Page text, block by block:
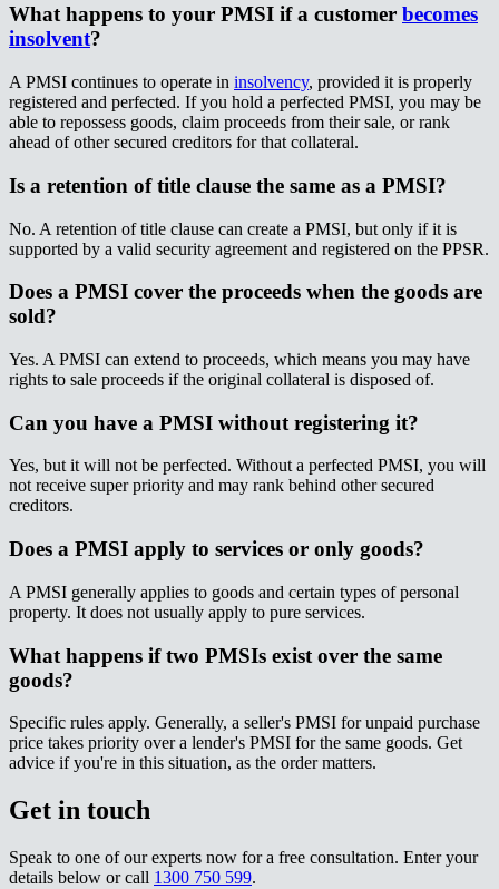
What happens to your PMSI if a customer ​​​​‌ ‍ ​‍​‍‌‍ ‌ ​‍‌‍‍‌‌‍‌ ‌‍‍‌‌‍ ‍​‍​‍​ ‍‍​‍​‍‌ ​ ‌‍​‌‌‍ ‍‌‍‍‌‌ ‌​‌ ‍‌​‍ ‍‌‍‍‌‌‍ ​‍​‍​‍ ​​‍​‍‌‍‍​‌ ​‍‌‍‌‌‌‍‌‍​‍​‍​ ‍‍​‍​‍‌‍‍​‌ ‌​‌ ‌​‌ ​​‌ ​ ​ ‍‍​‍ ​‍ ‌‍ ‌‌‍​‌‌‍​ ‌‍‍ ‌‍​‌‌ ‍‌​‍ ‌‌‍‌ ‌‍ ‌‍ ‌‍‌​‌ ‌ ‌‍‍‌‌‍ ‍​‍ ‍‌ ​ ‌‍​‌‌‍ ‍‌‍‍‌‌ ‌​‌ ‍‌​‍ ‍‌ ​ ‌ ‌​‌ ‌‌‌‍‌​‌‍‍‌‌‍ ​‍ ‌ ​ ‌ ‌​‌ ‌‌‌‍‌​‌‍‍‌‌‍ ​‍ ‌‍‍‌‌‍ ‍‌ ‌​‌‍‌‌‌‍ ‍‌ ‌​​‍ ‌‍‌‌‌‍‌​‌‍‍‌‌ ‌​​‍ ‌‍ ‌‌‍ ‌‍‌​‌‍‌‌​ ‌‌ ​​‌ ​‍‌‍‌‌‌ ​ ‌‍‌‌‌‍ ‍‌ ‌​‌‍​‌‌ ‌​‌‍‍‌‌‍ ‌‍ ‍​ ‍ ‌‍‍‌‌‍‌​​ ‌​ ‍​​ ‌​​ ​​‌‍​ ​ ‌​​ ‍​​ ‌​​ ​‍​‍ ‌‌‍​‌​ ​ ‌‍​‍‌‍​‍​‍ ‌​ ‌​​ ​ ‌‍‌‌​ ‌ ​‍ ‌‌‍​‌‌‍‌‌‌‍‌‌​ ‌​​‍ ‌‌‍‌‍‌‍​‌​ ‌ ‌‍​‍​ ​‌​ ​ ​ ‌‍​ ​‌‌‍​ ​ ‍​‌‍​ ‌‍‌‌​ ‍ ‌ ‌​‌ ‍‌‌ ​​‌‍‌‌​ ‌‌ ​​‌‍ ‌ ​ ‌ ‌​​ ‍ ‌ ​​‌‍​‌‌ ‌​‌‍‍​​ ‌‌‍​ ‌‍ ‌‍ ‍‌ ‌​‌‍‌‌‌‍ ‍‌ ‌​​‍‌‌​ ‌‌‌​​‍‌‌ ‌‍‍ ‌‍‌‌‌ ‍‌​‍‌‌​ ​ ‌​‌​​‍‌‌​ ​ ‌​‌​​‍‌‌​ ​‍​ ​‍​ ​‍​ ‌‍​ ‌‌​ ​‌​ ‌‍​ ‌‍​ ‌‌​ ‌‍​ ​‌​ ​‌‌‍‌​​ ​‌​‍‌‌​ ​‍​ ​‍​‍‌‌​ ‌‌‌​‌​​‍ ‍‌‍​ ‌‍‍​‌‍‍‌‌‍ ​‌‍‌​‌ ​‍‌‍‌‌‌‍ ‍​‍‌‌​ ‌‌‌​​‍‌‌ ‌‍‍ ‌‍‌‌‌ ‍‌​‍‌‌​ ​ ‌​‌​​‍‌‌​ ​ ‌​‌​​‍‌‌​ ​‍​ ​‍​ ‌ ​ ​​​ ‌‌‌‍‌‍​ ​‍​ ‍​​ ‌​​ ​‌​ ‌​​ ​‌‌‍​‍​ ‌​​‍‌‌​ ​‍​ ​‍​‍‌‌​ ‌‌‌​‌​​‍ ‍‌ ‌​‌‍‌‌‌ ‍​‌ ‌​​ ‌‍​‍‌‍​‌‌ ​ ‌‍‌‌‌‌‌‌‌ ​‍‌‍ ​​ ‌‌‍‍​‌ ‌​‌ ‌​‌ ​​‌ ​ ​‍‌‌​ ​ ‌​​‌​‍‌‌​ ​‍‌​‌‍​‍‌‌​ ​‍‌​‌‍‌‍ ‌‌‍​‌‌‍​ ‌‍‍ ‌‍​‌‌ ‍‌​‍ ‌‌‍‌ ‌‍ ‌‍ ‌‍‌​‌ ‌ ‌‍‍‌‌‍ ‍​‍ ‍‌ ​ ‌‍​‌‌‍ ‍‌‍‍‌‌ ‌​‌ ‍‌​‍ ‍‌ ​ ‌ ‌​‌ ‌‌‌‍‌​‌‍‍‌‌‍ ​‍‌‌​ ​‍‌​‌‍‌ ​ ‌ ‌​‌ ‌‌‌‍‌​‌‍‍‌‌‍ ​‍‌‍‌‍‍‌‌‍‌​​ ‌​ ‍​​ ‌​​ ​​‌‍​ ​ ‌​​ ‍​​ ‌​​ ​‍​‍ ‌‌‍​‌​ ​ ‌‍​‍‌‍​‍​‍ ‌​ ‌​​ ​ ‌‍‌‌​ ‌ ​‍ ‌‌‍​‌‌‍‌‌‌‍‌‌​ ‌​​‍ ‌‌‍‌‍‌‍​‌​ ‌ ‌‍​‍​ ​‌​ ​ ​ ‌‍​ ​‌‌‍​ ​ ‍​‌‍​ ‌‍‌‌​‍‌‍‌ ‌​‌ ‍‌‌ ​​‌‍‌‌​ ‌‌ ​​‌‍ ‌ ​ ‌ ‌​​‍‌‍‌ ​​‌‍​‌‌ ‌​‌‍‍​​ ‌‌‍​ ‌‍ ‌‍ ‍‌ ‌​‌‍‌‌‌‍ ‍‌ ‌​​‍‌‌​ ‌‌‌​​‍‌‌ ‌‍‍ ‌‍‌‌‌ ‍‌​‍‌‌​ ​ ‌​‌​​‍‌‌​ ​ ‌​‌​​‍‌‌​ ​‍​ ​‍​ ​‍​ ‌‍​ ‌‌​ ​‌​ ‌‍​ ‌‍​ ‌‌​ ‌‍​ ​‌​ ​‌‌‍‌​​ ​‌​‍‌‌​ ​‍​ ​‍​‍‌‌​ ‌‌‌​‌​​‍ ‍‌‍​ ‌‍‍​‌‍‍‌‌‍ ​‌‍‌​‌ ​‍‌‍‌‌‌‍ ‍​‍‌‌​ ‌‌‌​​‍‌‌ ‌‍‍ ‌‍‌‌‌ ‍‌​‍‌‌​ ​ ‌​‌​​‍‌‌​ ​ ‌​‌​​‍‌‌​ ​‍​ ​‍​ ‌ ​ ​​​ ‌‌‌‍‌‍​ ​‍​ ‍​​ ‌​​ ​‌​ ‌​​ ​‌‌‍​‍​ ‌​​‍‌‌​ ​‍​ ​‍​‍‌‌​ ‌‌‌​‌​​‍ ‍‌ ‌​‌‍‌‌‌ ‍​‌ ‌​​‍‌‍‌ ​​‌‍‌‌‌ ​‍‌ ​ ‌ ​​‌‍‌‌‌‍​ ‌ ‌​‌‍‍‌‌ ‌‍‌‍‌‌​ ‌‌ ​​‌ ‌‌‌‍​‍‌‍ ​‌‍‍‌‌ ​ ‌‍‍​‌‍‌‌‌‍‌​​‍​‍‌ ‌ becomes
insolvent​​​​‌ ‍ ​‍​‍‌‍ ‌ ​‍‌‍‍‌‌‍‌ ‌‍‍‌‌‍ ‍​‍​‍​ ‍‍​‍​‍‌ ​ ‌‍​‌‌‍ ‍‌‍‍‌‌ ‌​‌ ‍‌​‍ ‍‌‍‍‌‌‍ ​‍​‍​‍ ​​‍​‍‌‍‍​‌ ​‍‌‍‌‌‌‍‌‍​‍​‍​ ‍‍​‍​‍‌‍‍​‌ ‌​‌ ‌​‌ ​​‌ ​ ​ ‍‍​‍ ​‍ ‌‍ ‌‌‍​‌‌‍​ ‌‍‍ ‌‍​‌‌ ‍‌​‍ ‌‌‍‌ ‌‍ ‌‍ ‌‍‌​‌ ‌ ‌‍‍‌‌‍ ‍​‍ ‍‌ ​ ‌‍​‌‌‍ ‍‌‍‍‌‌ ‌​‌ ‍‌​‍ ‍‌ ​ ‌ ‌​‌ ‌‌‌‍‌​‌‍‍‌‌‍ ​‍ ‌ ​ ‌ ‌​‌ ‌‌‌‍‌​‌‍‍‌‌‍ ​‍ ‌‍‍‌‌‍ ‍‌ ‌​‌‍‌‌‌‍ ‍‌ ‌​​‍ ‌‍‌‌‌‍‌​‌‍‍‌‌ ‌​​‍ ‌‍ ‌‌‍ ‌‍‌​‌‍‌‌​ ‌‌ ​​‌ ​‍‌‍‌‌‌ ​ ‌‍‌‌‌‍ ‍‌ ‌​‌‍​‌‌ ‌​‌‍‍‌‌‍ ‌‍ ‍​ ‍ ‌‍‍‌‌‍‌​​ ‌​ ‍​​ ‌​​ ​​‌‍​ ​ ‌​​ ‍​​ ‌​​ ​‍​‍ ‌‌‍​‌​ ​ ‌‍​‍‌‍​‍​‍ ‌​ ‌​​ ​ ‌‍‌‌​ ‌ ​‍ ‌‌‍​‌‌‍‌‌‌‍‌‌​ ‌​​‍ ‌‌‍‌‍‌‍​‌​ ‌ ‌‍​‍​ ​‌​ ​ ​ ‌‍​ ​‌‌‍​ ​ ‍​‌‍​ ‌‍‌‌​ ‍ ‌ ‌​‌ ‍‌‌ ​​‌‍‌‌​ ‌‌ ​​‌‍ ‌ ​ ‌ ‌​​ ‍ ‌ ​​‌‍​‌‌ ‌​‌‍‍​​ ‌‌‍​ ‌‍ ‌‍ ‍‌ ‌​‌‍‌‌‌‍ ‍‌ ‌​​‍‌‌​ ‌‌‌​​‍‌‌ ‌‍‍ ‌‍‌‌‌ ‍‌​‍‌‌​ ​ ‌​‌​​‍‌‌​ ​ ‌​‌​​‍‌‌​ ​‍​ ​‍​ ​‍​ ‌‍​ ‌‌​ ​‌​ ‌‍​ ‌‍​ ‌‌​ ‌‍​ ​‌​ ​‌‌‍‌​​ ​‌​‍‌‌​ ​‍​ ​‍​‍‌‌​ ‌‌‌​‌​​‍ ‍‌‍​ ‌‍‍​‌‍‍‌‌‍ ​‌‍‌​‌ ​‍‌‍‌‌‌‍ ‍​‍‌‌​ ‌‌‌​​‍‌‌ ‌‍‍ ‌‍‌‌‌ ‍‌​‍‌‌​ ​ ‌​‌​​‍‌‌​ ​ ‌​‌​​‍‌‌​ ​‍​ ​‍‌‍​‍​ ‌‍‌‍​ ​ ‌​​ ‌​​ ​ ​ ‌‍‌‍‌​‌‍‌‌​ ‌‌​ ​‌​ ‍​​‍‌‌​ ​‍​ ​‍​‍‌‌​ ‌‌‌​‌​​‍ ‍‌ ‌​‌‍‌‌‌ ‍​‌ ‌​​ ‌‍​‍‌‍​‌‌ ​ ‌‍‌‌‌‌‌‌‌ ​‍‌‍ ​​ ‌‌‍‍​‌ ‌​‌ ‌​‌ ​​‌ ​ ​‍‌‌​ ​ ‌​​‌​‍‌‌​ ​‍‌​‌‍​‍‌‌​ ​‍‌​‌‍‌‍ ‌‌‍​‌‌‍​ ‌‍‍ ‌‍​‌‌ ‍‌​‍ ‌‌‍‌ ‌‍ ‌‍ ‌‍‌​‌ ‌ ‌‍‍‌‌‍ ‍​‍ ‍‌ ​ ‌‍​‌‌‍ ‍‌‍‍‌‌ ‌​‌ ‍‌​‍ ‍‌ ​ ‌ ‌​‌ ‌‌‌‍‌​‌‍‍‌‌‍ ​‍‌‌​ ​‍‌​‌‍‌ ​ ‌ ‌​‌ ‌‌‌‍‌​‌‍‍‌‌‍ ​‍‌‍‌‍‍‌‌‍‌​​ ‌​ ‍​​ ‌​​ ​​‌‍​ ​ ‌​​ ‍​​ ‌​​ ​‍​‍ ‌‌‍​‌​ ​ ‌‍​‍‌‍​‍​‍ ‌​ ‌​​ ​ ‌‍‌‌​ ‌ ​‍ ‌‌‍​‌‌‍‌‌‌‍‌‌​ ‌​​‍ ‌‌‍‌‍‌‍​‌​ ‌ ‌‍​‍​ ​‌​ ​ ​ ‌‍​ ​‌‌‍​ ​ ‍​‌‍​ ‌‍‌‌​‍‌‍‌ ‌​‌ ‍‌‌ ​​‌‍‌‌​ ‌‌ ​​‌‍ ‌ ​ ‌ ‌​​‍‌‍‌ ​​‌‍​‌‌ ‌​‌‍‍​​ ‌‌‍​ ‌‍ ‌‍ ‍‌ ‌​‌‍‌‌‌‍ ‍‌ ‌​​‍‌‌​ ‌‌‌​​‍‌‌ ‌‍‍ ‌‍‌‌‌ ‍‌​‍‌‌​ ​ ‌​‌​​‍‌‌​ ​ ‌​‌​​‍‌‌​ ​‍​ ​‍​ ​‍​ ‌‍​ ‌‌​ ​‌​ ‌‍​ ‌‍​ ‌‌​ ‌‍​ ​‌​ ​‌‌‍‌​​ ​‌​‍‌‌​ ​‍​ ​‍​‍‌‌​ ‌‌‌​‌​​‍ ‍‌‍​ ‌‍‍​‌‍‍‌‌‍ ​‌‍‌​‌ ​‍‌‍‌‌‌‍ ‍​‍‌‌​ ‌‌‌​​‍‌‌ ‌‍‍ ‌‍‌‌‌ ‍‌​‍‌‌​ ​ ‌​‌​​‍‌‌​ ​ ‌​‌​​‍‌‌​ ​‍​ ​‍‌‍​‍​ ‌‍‌‍​ ​ ‌​​ ‌​​ ​ ​ ‌‍‌‍‌​‌‍‌‌​ ‌‌​ ​‌​ ‍​​‍‌‌​ ​‍​ ​‍​‍‌‌​ ‌‌‌​‌​​‍ ‍‌ ‌​‌‍‌‌‌ ‍​‌ ‌​​‍‌‍‌ ​​‌‍‌‌‌ ​‍‌ ​ ‌ ​​‌‍‌‌‌‍​ ‌ ‌​‌‍‍‌‌ ‌‍‌‍‌‌​ ‌‌ ​​‌ ‌‌‌‍​‍‌‍ ​‌‍‍‌‌ ​ ‌‍‍​‌‍‌‌‌‍‌​​‍​‍‌ ‌?​​​​‌ ‍ ​‍​‍‌‍ ‌ ​‍‌‍‍‌‌‍‌ ‌‍‍‌‌‍ ‍​‍​‍​ ‍‍​‍​‍‌ ​ ‌‍​‌‌‍ ‍‌‍‍‌‌ ‌​‌ ‍‌​‍ ‍‌‍‍‌‌‍ ​‍​‍​‍ ​​‍​‍‌‍‍​‌ ​‍‌‍‌‌‌‍‌‍​‍​‍​ ‍‍​‍​‍‌‍‍​‌ ‌​‌ ‌​‌ ​​‌ ​ ​ ‍‍​‍ ​‍ ‌‍ ‌‌‍​‌‌‍​ ‌‍‍ ‌‍​‌‌ ‍‌​‍ ‌‌‍‌ ‌‍ ‌‍ ‌‍‌​‌ ‌ ‌‍‍‌‌‍ ‍​‍ ‍‌ ​ ‌‍​‌‌‍ ‍‌‍‍‌‌ ‌​‌ ‍‌​‍ ‍‌ ​ ‌ ‌​‌ ‌‌‌‍‌​‌‍‍‌‌‍ ​‍ ‌ ​ ‌ ‌​‌ ‌‌‌‍‌​‌‍‍‌‌‍ ​‍ ‌‍‍‌‌‍ ‍‌ ‌​‌‍‌‌‌‍ ‍‌ ‌​​‍ ‌‍‌‌‌‍‌​‌‍‍‌‌ ‌​​‍ ‌‍ ‌‌‍ ‌‍‌​‌‍‌‌​ ‌‌ ​​‌ ​‍‌‍‌‌‌ ​ ‌‍‌‌‌‍ ‍‌ ‌​‌‍​‌‌ ‌​‌‍‍‌‌‍ ‌‍ ‍​ ‍ ‌‍‍‌‌‍‌​​ ‌​ ‍​​ ‌​​ ​​‌‍​ ​ ‌​​ ‍​​ ‌​​ ​‍​‍ ‌‌‍​‌​ ​ ‌‍​‍‌‍​‍​‍ ‌​ ‌​​ ​ ‌‍‌‌​ ‌ ​‍ ‌‌‍​‌‌‍‌‌‌‍‌‌​ ‌​​‍ ‌‌‍‌‍‌‍​‌​ ‌ ‌‍​‍​ ​‌​ ​ ​ ‌‍​ ​‌‌‍​ ​ ‍​‌‍​ ‌‍‌‌​ ‍ ‌ ‌​‌ ‍‌‌ ​​‌‍‌‌​ ‌‌ ​​‌‍ ‌ ​ ‌ ‌​​ ‍ ‌ ​​‌‍​‌‌ ‌​‌‍‍​​ ‌‌‍​ ‌‍ ‌‍ ‍‌ ‌​‌‍‌‌‌‍ ‍‌ ‌​​‍‌‌​ ‌‌‌​​‍‌‌ ‌‍‍ ‌‍‌‌‌ ‍‌​‍‌‌​ ​ ‌​‌​​‍‌‌​ ​ ‌​‌​​‍‌‌​ ​‍​ ​‍​ ​‍​ ‌‍​ ‌‌​ ​‌​ ‌‍​ ‌‍​ ‌‌​ ‌‍​ ​‌​ ​‌‌‍‌​​ ​‌​‍‌‌​ ​‍​ ​‍​‍‌‌​ ‌‌‌​‌​​‍ ‍‌‍​ ‌‍‍​‌‍‍‌‌‍ ​‌‍‌​‌ ​‍‌‍‌‌‌‍ ‍​‍‌‌​ ‌‌‌​​‍‌‌ ‌‍‍ ‌‍‌‌‌ ‍‌​‍‌‌​ ​ ‌​‌​​‍‌‌​ ​ ‌​‌​​‍‌‌​ ​‍​ ​‍‌‍‌‍‌‍​‍​ ‌​‌‍‌​‌‍‌‌​ ‌ ‌‍‌‍​ ‍‌‌‍​‍‌‍​‌‌‍​ ‌‍‌‍​‍‌‌​ ​‍​ ​‍​‍‌‌​ ‌‌‌​‌​​‍ ‍‌ ‌​‌‍‌‌‌ ‍​‌ ‌​​ ‌‍​‍‌‍​‌‌ ​ ‌‍‌‌‌‌‌‌‌ ​‍‌‍ ​​ ‌‌‍‍​‌ ‌​‌ ‌​‌ ​​‌ ​ ​‍‌‌​ ​ ‌​​‌​‍‌‌​ ​‍‌​‌‍​‍‌‌​ ​‍‌​‌‍‌‍ ‌‌‍​‌‌‍​ ‌‍‍ ‌‍​‌‌ ‍‌​‍ ‌‌‍‌ ‌‍ ‌‍ ‌‍‌​‌ ‌ ‌‍‍‌‌‍ ‍​‍ ‍‌ ​ ‌‍​‌‌‍ ‍‌‍‍‌‌ ‌​‌ ‍‌​‍ ‍‌ ​ ‌ ‌​‌ ‌‌‌‍‌​‌‍‍‌‌‍ ​‍‌‌​ ​‍‌​‌‍‌ ​ ‌ ‌​‌ ‌‌‌‍‌​‌‍‍‌‌‍ ​‍‌‍‌‍‍‌‌‍‌​​ ‌​ ‍​​ ‌​​ ​​‌‍​ ​ ‌​​ ‍​​ ‌​​ ​‍​‍ ‌‌‍​‌​ ​ ‌‍​‍‌‍​‍​‍ ‌​ ‌​​ ​ ‌‍‌‌​ ‌ ​‍ ‌‌‍​‌‌‍‌‌‌‍‌‌​ ‌​​‍ ‌‌‍‌‍‌‍​‌​ ‌ ‌‍​‍​ ​‌​ ​ ​ ‌‍​ ​‌‌‍​ ​ ‍​‌‍​ ‌‍‌‌​‍‌‍‌ ‌​‌ ‍‌‌ ​​‌‍‌‌​ ‌‌ ​​‌‍ ‌ ​ ‌ ‌​​‍‌‍‌ ​​‌‍​‌‌ ‌​‌‍‍​​ ‌‌‍​ ‌‍ ‌‍ ‍‌ ‌​‌‍‌‌‌‍ ‍‌ ‌​​‍‌‌​ ‌‌‌​​‍‌‌ ‌‍‍ ‌‍‌‌‌ ‍‌​‍‌‌​ ​ ‌​‌​​‍‌‌​ ​ ‌​‌​​‍‌‌​ ​‍​ ​‍​ ​‍​ ‌‍​ ‌‌​ ​‌​ ‌‍​ ‌‍​ ‌‌​ ‌‍​ ​‌​ ​‌‌‍‌​​ ​‌​‍‌‌​ ​‍​ ​‍​‍‌‌​ ‌‌‌​‌​​‍ ‍‌‍​ ‌‍‍​‌‍‍‌‌‍ ​‌‍‌​‌ ​‍‌‍‌‌‌‍ ‍​‍‌‌​ ‌‌‌​​‍‌‌ ‌‍‍ ‌‍‌‌‌ ‍‌​‍‌‌​ ​ ‌​‌​​‍‌‌​ ​ ‌​‌​​‍‌‌​ ​‍​ ​‍‌‍‌‍‌‍​‍​ ‌​‌‍‌​‌‍‌‌​ ‌ ‌‍‌‍​ ‍‌‌‍​‍‌‍​‌‌‍​ ‌‍‌‍​‍‌‌​ ​‍​ ​‍​‍‌‌​ ‌‌‌​‌​​‍ ‍‌ ‌​‌‍‌‌‌ ‍​‌ ‌​​‍‌‍‌ ​​‌‍‌‌‌ ​‍‌ ​ ‌ ​​‌‍‌‌‌‍​ ‌ ‌​‌‍‍‌‌ ‌‍‌‍‌‌​ ‌‌ ​​‌ ‌‌‌‍​‍‌‍ ​‌‍‍‌‌ ​ ‌‍‍​‌‍‌‌‌‍‌​​‍​‍‌ ‌
A PMSI continues to operate in ​​​​‌ ‍ ​‍​‍‌‍ ‌ ​‍‌‍‍‌‌‍‌ ‌‍‍‌‌‍ ‍​‍​‍​ ‍‍​‍​‍‌ ​ ‌‍​‌‌‍ ‍‌‍‍‌‌ ‌​‌ ‍‌​‍ ‍‌‍‍‌‌‍ ​‍​‍​‍ ​​‍​‍‌‍‍​‌ ​‍‌‍‌‌‌‍‌‍​‍​‍​ ‍‍​‍​‍‌‍‍​‌ ‌​‌ ‌​‌ ​​‌ ​ ​ ‍‍​‍ ​‍ ‌‍ ‌‌‍​‌‌‍​ ‌‍‍ ‌‍​‌‌ ‍‌​‍ ‌‌‍‌ ‌‍ ‌‍ ‌‍‌​‌ ‌ ‌‍‍‌‌‍ ‍​‍ ‍‌ ​ ‌‍​‌‌‍ ‍‌‍‍‌‌ ‌​‌ ‍‌​‍ ‍‌ ​ ‌ ‌​‌ ‌‌‌‍‌​‌‍‍‌‌‍ ​‍ ‌ ​ ‌ ‌​‌ ‌‌‌‍‌​‌‍‍‌‌‍ ​‍ ‌‍‍‌‌‍ ‍‌ ‌​‌‍‌‌‌‍ ‍‌ ‌​​‍ ‌‍‌‌‌‍‌​‌‍‍‌‌ ‌​​‍ ‌‍ ‌‌‍ ‌‍‌​‌‍‌‌​ ‌‌ ​​‌ ​‍‌‍‌‌‌ ​ ‌‍‌‌‌‍ ‍‌ ‌​‌‍​‌‌ ‌​‌‍‍‌‌‍ ‌‍ ‍​ ‍ ‌‍‍‌‌‍‌​​ ‌​ ‍​​ ‌​​ ​​‌‍​ ​ ‌​​ ‍​​ ‌​​ ​‍​‍ ‌‌‍​‌​ ​ ‌‍​‍‌‍​‍​‍ ‌​ ‌​​ ​ ‌‍‌‌​ ‌ ​‍ ‌‌‍​‌‌‍‌‌‌‍‌‌​ ‌​​‍ ‌‌‍‌‍‌‍​‌​ ‌ ‌‍​‍​ ​‌​ ​ ​ ‌‍​ ​‌‌‍​ ​ ‍​‌‍​ ‌‍‌‌​ ‍ ‌ ‌​‌ ‍‌‌ ​​‌‍‌‌​ ‌‌ ​​‌‍ ‌ ​ ‌ ‌​​ ‍ ‌ ​​‌‍​‌‌ ‌​‌‍‍​​ ‌‌‍​ ‌‍ ‌‍ ‍‌ ‌​‌‍‌‌‌‍ ‍‌ ‌​​‍‌‌​ ‌‌‌​​‍‌‌ ‌‍‍ ‌‍‌‌‌ ‍‌​‍‌‌​ ​ ‌​‌​​‍‌‌​ ​ ‌​‌​​‍‌‌​ ​‍​ ​‍​ ​‌​ ‍​‌‍​ ‌‍​‌​ ‍​​ ​​​ ‍​​ ‍​​ ‌‍‌‍​‍‌‍‌‌‌‍‌​​‍‌‌​ ​‍​ ​‍​‍‌‌​ ‌‌‌​‌​​‍ ‍‌‍​ ‌‍‍​‌‍‍‌‌‍ ​‌‍‌​‌ ​‍‌‍‌‌‌‍ ‍​‍‌‌​ ‌‌‌​​‍‌‌ ‌‍‍ ‌‍‌‌‌ ‍‌​‍‌‌​ ​ ‌​‌​​‍‌‌​ ​ ‌​‌​​‍‌‌​ ​‍​ ​‍​ ​​​ ​​‌‍‌​‌‍​‍​ ​‌​ ​​‌‍​ ‌‍‌​‌‍‌‍​ ‍​​ ‌ ​ ‍​​‍‌‌​ ​‍​ ​‍​‍‌‌​ ‌‌‌​‌​​‍ ‍‌ ‌​‌‍‌‌‌ ‍​‌ ‌​​ ‌‍​‍‌‍​‌‌ ​ ‌‍‌‌‌‌‌‌‌ ​‍‌‍ ​​ ‌‌‍‍​‌ ‌​‌ ‌​‌ ​​‌ ​ ​‍‌‌​ ​ ‌​​‌​‍‌‌​ ​‍‌​‌‍​‍‌‌​ ​‍‌​‌‍‌‍ ‌‌‍​‌‌‍​ ‌‍‍ ‌‍​‌‌ ‍‌​‍ ‌‌‍‌ ‌‍ ‌‍ ‌‍‌​‌ ‌ ‌‍‍‌‌‍ ‍​‍ ‍‌ ​ ‌‍​‌‌‍ ‍‌‍‍‌‌ ‌​‌ ‍‌​‍ ‍‌ ​ ‌ ‌​‌ ‌‌‌‍‌​‌‍‍‌‌‍ ​‍‌‌​ ​‍‌​‌‍‌ ​ ‌ ‌​‌ ‌‌‌‍‌​‌‍‍‌‌‍ ​‍‌‍‌‍‍‌‌‍‌​​ ‌​ ‍​​ ‌​​ ​​‌‍​ ​ ‌​​ ‍​​ ‌​​ ​‍​‍ ‌‌‍​‌​ ​ ‌‍​‍‌‍​‍​‍ ‌​ ‌​​ ​ ‌‍‌‌​ ‌ ​‍ ‌‌‍​‌‌‍‌‌‌‍‌‌​ ‌​​‍ ‌‌‍‌‍‌‍​‌​ ‌ ‌‍​‍​ ​‌​ ​ ​ ‌‍​ ​‌‌‍​ ​ ‍​‌‍​ ‌‍‌‌​‍‌‍‌ ‌​‌ ‍‌‌ ​​‌‍‌‌​ ‌‌ ​​‌‍ ‌ ​ ‌ ‌​​‍‌‍‌ ​​‌‍​‌‌ ‌​‌‍‍​​ ‌‌‍​ ‌‍ ‌‍ ‍‌ ‌​‌‍‌‌‌‍ ‍‌ ‌​​‍‌‌​ ‌‌‌​​‍‌‌ ‌‍‍ ‌‍‌‌‌ ‍‌​‍‌‌​ ​ ‌​‌​​‍‌‌​ ​ ‌​‌​​‍‌‌​ ​‍​ ​‍​ ​‌​ ‍​‌‍​ ‌‍​‌​ ‍​​ ​​​ ‍​​ ‍​​ ‌‍‌‍​‍‌‍‌‌‌‍‌​​‍‌‌​ ​‍​ ​‍​‍‌‌​ ‌‌‌​‌​​‍ ‍‌‍​ ‌‍‍​‌‍‍‌‌‍ ​‌‍‌​‌ ​‍‌‍‌‌‌‍ ‍​‍‌‌​ ‌‌‌​​‍‌‌ ‌‍‍ ‌‍‌‌‌ ‍‌​‍‌‌​ ​ ‌​‌​​‍‌‌​ ​ ‌​‌​​‍‌‌​ ​‍​ ​‍​ ​​​ ​​‌‍‌​‌‍​‍​ ​‌​ ​​‌‍​ ‌‍‌​‌‍‌‍​ ‍​​ ‌ ​ ‍​​‍‌‌​ ​‍​ ​‍​‍‌‌​ ‌‌‌​‌​​‍ ‍‌ ‌​‌‍‌‌‌ ‍​‌ ‌​​‍‌‍‌ ​​‌‍‌‌‌ ​‍‌ ​ ‌ ​​‌‍‌‌‌‍​ ‌ ‌​‌‍‍‌‌ ‌‍‌‍‌‌​ ‌‌ ​​‌ ‌‌‌‍​‍‌‍ ​‌‍‍‌‌ ​ ‌‍‍​‌‍‌‌‌‍‌​​‍​‍‌ ‌ insolvency​​​​‌ ‍ ​‍​‍‌‍ ‌ ​‍‌‍‍‌‌‍‌ ‌‍‍‌‌‍ ‍​‍​‍​ ‍‍​‍​‍‌ ​ ‌‍​‌‌‍ ‍‌‍‍‌‌ ‌​‌ ‍‌​‍ ‍‌‍‍‌‌‍ ​‍​‍​‍ ​​‍​‍‌‍‍​‌ ​‍‌‍‌‌‌‍‌‍​‍​‍​ ‍‍​‍​‍‌‍‍​‌ ‌​‌ ‌​‌ ​​‌ ​ ​ ‍‍​‍ ​‍ ‌‍ ‌‌‍​‌‌‍​ ‌‍‍ ‌‍​‌‌ ‍‌​‍ ‌‌‍‌ ‌‍ ‌‍ ‌‍‌​‌ ‌ ‌‍‍‌‌‍ ‍​‍ ‍‌ ​ ‌‍​‌‌‍ ‍‌‍‍‌‌ ‌​‌ ‍‌​‍ ‍‌ ​ ‌ ‌​‌ ‌‌‌‍‌​‌‍‍‌‌‍ ​‍ ‌ ​ ‌ ‌​‌ ‌‌‌‍‌​‌‍‍‌‌‍ ​‍ ‌‍‍‌‌‍ ‍‌ ‌​‌‍‌‌‌‍ ‍‌ ‌​​‍ ‌‍‌‌‌‍‌​‌‍‍‌‌ ‌​​‍ ‌‍ ‌‌‍ ‌‍‌​‌‍‌‌​ ‌‌ ​​‌ ​‍‌‍‌‌‌ ​ ‌‍‌‌‌‍ ‍‌ ‌​‌‍​‌‌ ‌​‌‍‍‌‌‍ ‌‍ ‍​ ‍ ‌‍‍‌‌‍‌​​ ‌​ ‍​​ ‌​​ ​​‌‍​ ​ ‌​​ ‍​​ ‌​​ ​‍​‍ ‌‌‍​‌​ ​ ‌‍​‍‌‍​‍​‍ ‌​ ‌​​ ​ ‌‍‌‌​ ‌ ​‍ ‌‌‍​‌‌‍‌‌‌‍‌‌​ ‌​​‍ ‌‌‍‌‍‌‍​‌​ ‌ ‌‍​‍​ ​‌​ ​ ​ ‌‍​ ​‌‌‍​ ​ ‍​‌‍​ ‌‍‌‌​ ‍ ‌ ‌​‌ ‍‌‌ ​​‌‍‌‌​ ‌‌ ​​‌‍ ‌ ​ ‌ ‌​​ ‍ ‌ ​​‌‍​‌‌ ‌​‌‍‍​​ ‌‌‍​ ‌‍ ‌‍ ‍‌ ‌​‌‍‌‌‌‍ ‍‌ ‌​​‍‌‌​ ‌‌‌​​‍‌‌ ‌‍‍ ‌‍‌‌‌ ‍‌​‍‌‌​ ​ ‌​‌​​‍‌‌​ ​ ‌​‌​​‍‌‌​ ​‍​ ​‍​ ​‌​ ‍​‌‍​ ‌‍​‌​ ‍​​ ​​​ ‍​​ ‍​​ ‌‍‌‍​‍‌‍‌‌‌‍‌​​‍‌‌​ ​‍​ ​‍​‍‌‌​ ‌‌‌​‌​​‍ ‍‌‍​ ‌‍‍​‌‍‍‌‌‍ ​‌‍‌​‌ ​‍‌‍‌‌‌‍ ‍​‍‌‌​ ‌‌‌​​‍‌‌ ‌‍‍ ‌‍‌‌‌ ‍‌​‍‌‌​ ​ ‌​‌​​‍‌‌​ ​ ‌​‌​​‍‌‌​ ​‍​ ​‍​ ​ ​ ​ ‌‍​‍​ ​ ​ ‍​​ ‌ ​ ​​​ ​ ​ ​‌​ ‌‍​ ‌‍​ ​‌​‍‌‌​ ​‍​ ​‍​‍‌‌​ ‌‌‌​‌​​‍ ‍‌ ‌​‌‍‌‌‌ ‍​‌ ‌​​ ‌‍​‍‌‍​‌‌ ​ ‌‍‌‌‌‌‌‌‌ ​‍‌‍ ​​ ‌‌‍‍​‌ ‌​‌ ‌​‌ ​​‌ ​ ​‍‌‌​ ​ ‌​​‌​‍‌‌​ ​‍‌​‌‍​‍‌‌​ ​‍‌​‌‍‌‍ ‌‌‍​‌‌‍​ ‌‍‍ ‌‍​‌‌ ‍‌​‍ ‌‌‍‌ ‌‍ ‌‍ ‌‍‌​‌ ‌ ‌‍‍‌‌‍ ‍​‍ ‍‌ ​ ‌‍​‌‌‍ ‍‌‍‍‌‌ ‌​‌ ‍‌​‍ ‍‌ ​ ‌ ‌​‌ ‌‌‌‍‌​‌‍‍‌‌‍ ​‍‌‌​ ​‍‌​‌‍‌ ​ ‌ ‌​‌ ‌‌‌‍‌​‌‍‍‌‌‍ ​‍‌‍‌‍‍‌‌‍‌​​ ‌​ ‍​​ ‌​​ ​​‌‍​ ​ ‌​​ ‍​​ ‌​​ ​‍​‍ ‌‌‍​‌​ ​ ‌‍​‍‌‍​‍​‍ ‌​ ‌​​ ​ ‌‍‌‌​ ‌ ​‍ ‌‌‍​‌‌‍‌‌‌‍‌‌​ ‌​​‍ ‌‌‍‌‍‌‍​‌​ ‌ ‌‍​‍​ ​‌​ ​ ​ ‌‍​ ​‌‌‍​ ​ ‍​‌‍​ ‌‍‌‌​‍‌‍‌ ‌​‌ ‍‌‌ ​​‌‍‌‌​ ‌‌ ​​‌‍ ‌ ​ ‌ ‌​​‍‌‍‌ ​​‌‍​‌‌ ‌​‌‍‍​​ ‌‌‍​ ‌‍ ‌‍ ‍‌ ‌​‌‍‌‌‌‍ ‍‌ ‌​​‍‌‌​ ‌‌‌​​‍‌‌ ‌‍‍ ‌‍‌‌‌ ‍‌​‍‌‌​ ​ ‌​‌​​‍‌‌​ ​ ‌​‌​​‍‌‌​ ​‍​ ​‍​ ​‌​ ‍​‌‍​ ‌‍​‌​ ‍​​ ​​​ ‍​​ ‍​​ ‌‍‌‍​‍‌‍‌‌‌‍‌​​‍‌‌​ ​‍​ ​‍​‍‌‌​ ‌‌‌​‌​​‍ ‍‌‍​ ‌‍‍​‌‍‍‌‌‍ ​‌‍‌​‌ ​‍‌‍‌‌‌‍ ‍​‍‌‌​ ‌‌‌​​‍‌‌ ‌‍‍ ‌‍‌‌‌ ‍‌​‍‌‌​ ​ ‌​‌​​‍‌‌​ ​ ‌​‌​​‍‌‌​ ​‍​ ​‍​ ​ ​ ​ ‌‍​‍​ ​ ​ ‍​​ ‌ ​ ​​​ ​ ​ ​‌​ ‌‍​ ‌‍​ ​‌​‍‌‌​ ​‍​ ​‍​‍‌‌​ ‌‌‌​‌​​‍ ‍‌ ‌​‌‍‌‌‌ ‍​‌ ‌​​‍‌‍‌ ​​‌‍‌‌‌ ​‍‌ ​ ‌ ​​‌‍‌‌‌‍​ ‌ ‌​‌‍‍‌‌ ‌‍‌‍‌‌​ ‌‌ ​​‌ ‌‌‌‍​‍‌‍ ​‌‍‍‌‌ ​ ‌‍‍​‌‍‌‌‌‍‌​​‍​‍‌ ‌, provided it is properly
registered and perfected. If you hold a perfected PMSI, you may be
able to repossess goods, claim proceeds from their sale, or rank
ahead of other secured creditors for that collateral.​​​​‌ ‍ ​‍​‍‌‍ ‌ ​‍‌‍‍‌‌‍‌ ‌‍‍‌‌‍ ‍​‍​‍​ ‍‍​‍​‍‌ ​ ‌‍​‌‌‍ ‍‌‍‍‌‌ ‌​‌ ‍‌​‍ ‍‌‍‍‌‌‍ ​‍​‍​‍ ​​‍​‍‌‍‍​‌ ​‍‌‍‌‌‌‍‌‍​‍​‍​ ‍‍​‍​‍‌‍‍​‌ ‌​‌ ‌​‌ ​​‌ ​ ​ ‍‍​‍ ​‍ ‌‍ ‌‌‍​‌‌‍​ ‌‍‍ ‌‍​‌‌ ‍‌​‍ ‌‌‍‌ ‌‍ ‌‍ ‌‍‌​‌ ‌ ‌‍‍‌‌‍ ‍​‍ ‍‌ ​ ‌‍​‌‌‍ ‍‌‍‍‌‌ ‌​‌ ‍‌​‍ ‍‌ ​ ‌ ‌​‌ ‌‌‌‍‌​‌‍‍‌‌‍ ​‍ ‌ ​ ‌ ‌​‌ ‌‌‌‍‌​‌‍‍‌‌‍ ​‍ ‌‍‍‌‌‍ ‍‌ ‌​‌‍‌‌‌‍ ‍‌ ‌​​‍ ‌‍‌‌‌‍‌​‌‍‍‌‌ ‌​​‍ ‌‍ ‌‌‍ ‌‍‌​‌‍‌‌​ ‌‌ ​​‌ ​‍‌‍‌‌‌ ​ ‌‍‌‌‌‍ ‍‌ ‌​‌‍​‌‌ ‌​‌‍‍‌‌‍ ‌‍ ‍​ ‍ ‌‍‍‌‌‍‌​​ ‌​ ‍​​ ‌​​ ​​‌‍​ ​ ‌​​ ‍​​ ‌​​ ​‍​‍ ‌‌‍​‌​ ​ ‌‍​‍‌‍​‍​‍ ‌​ ‌​​ ​ ‌‍‌‌​ ‌ ​‍ ‌‌‍​‌‌‍‌‌‌‍‌‌​ ‌​​‍ ‌‌‍‌‍‌‍​‌​ ‌ ‌‍​‍​ ​‌​ ​ ​ ‌‍​ ​‌‌‍​ ​ ‍​‌‍​ ‌‍‌‌​ ‍ ‌ ‌​‌ ‍‌‌ ​​‌‍‌‌​ ‌‌ ​​‌‍ ‌ ​ ‌ ‌​​ ‍ ‌ ​​‌‍​‌‌ ‌​‌‍‍​​ ‌‌‍​ ‌‍ ‌‍ ‍‌ ‌​‌‍‌‌‌‍ ‍‌ ‌​​‍‌‌​ ‌‌‌​​‍‌‌ ‌‍‍ ‌‍‌‌‌ ‍‌​‍‌‌​ ​ ‌​‌​​‍‌‌​ ​ ‌​‌​​‍‌‌​ ​‍​ ​‍​ ​‌​ ‍​‌‍​ ‌‍​‌​ ‍​​ ​​​ ‍​​ ‍​​ ‌‍‌‍​‍‌‍‌‌‌‍‌​​‍‌‌​ ​‍​ ​‍​‍‌‌​ ‌‌‌​‌​​‍ ‍‌‍​ ‌‍‍​‌‍‍‌‌‍ ​‌‍‌​‌ ​‍‌‍‌‌‌‍ ‍​‍‌‌​ ‌‌‌​​‍‌‌ ‌‍‍ ‌‍‌‌‌ ‍‌​‍‌‌​ ​ ‌​‌​​‍‌‌​ ​ ‌​‌​​‍‌‌​ ​‍​ ​‍‌‍​‌​ ​​​ ​​‌‍​‍​ ‍‌​ ​ ​ ​‌‌‍‌‌‌‍​‌​ ​ ​ ‌ ​ ‌‍​‍‌‌​ ​‍​ ​‍​‍‌‌​ ‌‌‌​‌​​‍ ‍‌ ‌​‌‍‌‌‌ ‍​‌ ‌​​ ‌‍​‍‌‍​‌‌ ​ ‌‍‌‌‌‌‌‌‌ ​‍‌‍ ​​ ‌‌‍‍​‌ ‌​‌ ‌​‌ ​​‌ ​ ​‍‌‌​ ​ ‌​​‌​‍‌‌​ ​‍‌​‌‍​‍‌‌​ ​‍‌​‌‍‌‍ ‌‌‍​‌‌‍​ ‌‍‍ ‌‍​‌‌ ‍‌​‍ ‌‌‍‌ ‌‍ ‌‍ ‌‍‌​‌ ‌ ‌‍‍‌‌‍ ‍​‍ ‍‌ ​ ‌‍​‌‌‍ ‍‌‍‍‌‌ ‌​‌ ‍‌​‍ ‍‌ ​ ‌ ‌​‌ ‌‌‌‍‌​‌‍‍‌‌‍ ​‍‌‌​ ​‍‌​‌‍‌ ​ ‌ ‌​‌ ‌‌‌‍‌​‌‍‍‌‌‍ ​‍‌‍‌‍‍‌‌‍‌​​ ‌​ ‍​​ ‌​​ ​​‌‍​ ​ ‌​​ ‍​​ ‌​​ ​‍​‍ ‌‌‍​‌​ ​ ‌‍​‍‌‍​‍​‍ ‌​ ‌​​ ​ ‌‍‌‌​ ‌ ​‍ ‌‌‍​‌‌‍‌‌‌‍‌‌​ ‌​​‍ ‌‌‍‌‍‌‍​‌​ ‌ ‌‍​‍​ ​‌​ ​ ​ ‌‍​ ​‌‌‍​ ​ ‍​‌‍​ ‌‍‌‌​‍‌‍‌ ‌​‌ ‍‌‌ ​​‌‍‌‌​ ‌‌ ​​‌‍ ‌ ​ ‌ ‌​​‍‌‍‌ ​​‌‍​‌‌ ‌​‌‍‍​​ ‌‌‍​ ‌‍ ‌‍ ‍‌ ‌​‌‍‌‌‌‍ ‍‌ ‌​​‍‌‌​ ‌‌‌​​‍‌‌ ‌‍‍ ‌‍‌‌‌ ‍‌​‍‌‌​ ​ ‌​‌​​‍‌‌​ ​ ‌​‌​​‍‌‌​ ​‍​ ​‍​ ​‌​ ‍​‌‍​ ‌‍​‌​ ‍​​ ​​​ ‍​​ ‍​​ ‌‍‌‍​‍‌‍‌‌‌‍‌​​‍‌‌​ ​‍​ ​‍​‍‌‌​ ‌‌‌​‌​​‍ ‍‌‍​ ‌‍‍​‌‍‍‌‌‍ ​‌‍‌​‌ ​‍‌‍‌‌‌‍ ‍​‍‌‌​ ‌‌‌​​‍‌‌ ‌‍‍ ‌‍‌‌‌ ‍‌​‍‌‌​ ​ ‌​‌​​‍‌‌​ ​ ‌​‌​​‍‌‌​ ​‍​ ​‍‌‍​‌​ ​​​ ​​‌‍​‍​ ‍‌​ ​ ​ ​‌‌‍‌‌‌‍​‌​ ​ ​ ‌ ​ ‌‍​‍‌‌​ ​‍​ ​‍​‍‌‌​ ‌‌‌​‌​​‍ ‍‌ ‌​‌‍‌‌‌ ‍​‌ ‌​​‍‌‍‌ ​​‌‍‌‌‌ ​‍‌ ​ ‌ ​​‌‍‌‌‌‍​ ‌ ‌​‌‍‍‌‌ ‌‍‌‍‌‌​ ‌‌ ​​‌ ‌‌‌‍​‍‌‍ ​‌‍‍‌‌ ​ ‌‍‍​‌‍‌‌‌‍‌​​‍​‍‌ ‌
Is a retention of title clause the same as a PMSI?​​​​‌ ‍ ​‍​‍‌‍ ‌ ​‍‌‍‍‌‌‍‌ ‌‍‍‌‌‍ ‍​‍​‍​ ‍‍​‍​‍‌ ​ ‌‍​‌‌‍ ‍‌‍‍‌‌ ‌​‌ ‍‌​‍ ‍‌‍‍‌‌‍ ​‍​‍​‍ ​​‍​‍‌‍‍​‌ ​‍‌‍‌‌‌‍‌‍​‍​‍​ ‍‍​‍​‍‌‍‍​‌ ‌​‌ ‌​‌ ​​‌ ​ ​ ‍‍​‍ ​‍ ‌‍ ‌‌‍​‌‌‍​ ‌‍‍ ‌‍​‌‌ ‍‌​‍ ‌‌‍‌ ‌‍ ‌‍ ‌‍‌​‌ ‌ ‌‍‍‌‌‍ ‍​‍ ‍‌ ​ ‌‍​‌‌‍ ‍‌‍‍‌‌ ‌​‌ ‍‌​‍ ‍‌ ​ ‌ ‌​‌ ‌‌‌‍‌​‌‍‍‌‌‍ ​‍ ‌ ​ ‌ ‌​‌ ‌‌‌‍‌​‌‍‍‌‌‍ ​‍ ‌‍‍‌‌‍ ‍‌ ‌​‌‍‌‌‌‍ ‍‌ ‌​​‍ ‌‍‌‌‌‍‌​‌‍‍‌‌ ‌​​‍ ‌‍ ‌‌‍ ‌‍‌​‌‍‌‌​ ‌‌ ​​‌ ​‍‌‍‌‌‌ ​ ‌‍‌‌‌‍ ‍‌ ‌​‌‍​‌‌ ‌​‌‍‍‌‌‍ ‌‍ ‍​ ‍ ‌‍‍‌‌‍‌​​ ‌​ ‍​​ ‌​​ ​​‌‍​ ​ ‌​​ ‍​​ ‌​​ ​‍​‍ ‌‌‍​‌​ ​ ‌‍​‍‌‍​‍​‍ ‌​ ‌​​ ​ ‌‍‌‌​ ‌ ​‍ ‌‌‍​‌‌‍‌‌‌‍‌‌​ ‌​​‍ ‌‌‍‌‍‌‍​‌​ ‌ ‌‍​‍​ ​‌​ ​ ​ ‌‍​ ​‌‌‍​ ​ ‍​‌‍​ ‌‍‌‌​ ‍ ‌ ‌​‌ ‍‌‌ ​​‌‍‌‌​ ‌‌ ​​‌‍ ‌ ​ ‌ ‌​​ ‍ ‌ ​​‌‍​‌‌ ‌​‌‍‍​​ ‌‌‍​ ‌‍ ‌‍ ‍‌ ‌​‌‍‌‌‌‍ ‍‌ ‌​​‍‌‌​ ‌‌‌​​‍‌‌ ‌‍‍ ‌‍‌‌‌ ‍‌​‍‌‌​ ​ ‌​‌​​‍‌‌​ ​ ‌​‌​​‍‌‌​ ​‍​ ​‍​ ‌ ‌‍​‌​ ​‍​ ‍​‌‍‌​‌‍‌​‌‍‌‌​ ​ ​ ​ ​ ‌​​ ​‌​ ‌‌​‍‌‌​ ​‍​ ​‍​‍‌‌​ ‌‌‌​‌​​‍ ‍‌‍​ ‌‍‍​‌‍‍‌‌‍ ​‌‍‌​‌ ​‍‌‍‌‌‌‍ ‍​‍‌‌​ ‌‌‌​​‍‌‌ ‌‍‍ ‌‍‌‌‌ ‍‌​‍‌‌​ ​ ‌​‌​​‍‌‌​ ​ ‌​‌​​‍‌‌​ ​‍​ ​‍‌‍‌‍​ ‌​​ ‌ ​ ‌ ​ ​‍​ ‌‌​ ‍‌​ ​ ​ ​ ​ ​‌​ ​‌​ ​‌​‍‌‌​ ​‍​ ​‍​‍‌‌​ ‌‌‌​‌​​‍ ‍‌ ‌​‌‍‌‌‌ ‍​‌ ‌​​ ‌‍​‍‌‍​‌‌ ​ ‌‍‌‌‌‌‌‌‌ ​‍‌‍ ​​ ‌‌‍‍​‌ ‌​‌ ‌​‌ ​​‌ ​ ​‍‌‌​ ​ ‌​​‌​‍‌‌​ ​‍‌​‌‍​‍‌‌​ ​‍‌​‌‍‌‍ ‌‌‍​‌‌‍​ ‌‍‍ ‌‍​‌‌ ‍‌​‍ ‌‌‍‌ ‌‍ ‌‍ ‌‍‌​‌ ‌ ‌‍‍‌‌‍ ‍​‍ ‍‌ ​ ‌‍​‌‌‍ ‍‌‍‍‌‌ ‌​‌ ‍‌​‍ ‍‌ ​ ‌ ‌​‌ ‌‌‌‍‌​‌‍‍‌‌‍ ​‍‌‌​ ​‍‌​‌‍‌ ​ ‌ ‌​‌ ‌‌‌‍‌​‌‍‍‌‌‍ ​‍‌‍‌‍‍‌‌‍‌​​ ‌​ ‍​​ ‌​​ ​​‌‍​ ​ ‌​​ ‍​​ ‌​​ ​‍​‍ ‌‌‍​‌​ ​ ‌‍​‍‌‍​‍​‍ ‌​ ‌​​ ​ ‌‍‌‌​ ‌ ​‍ ‌‌‍​‌‌‍‌‌‌‍‌‌​ ‌​​‍ ‌‌‍‌‍‌‍​‌​ ‌ ‌‍​‍​ ​‌​ ​ ​ ‌‍​ ​‌‌‍​ ​ ‍​‌‍​ ‌‍‌‌​‍‌‍‌ ‌​‌ ‍‌‌ ​​‌‍‌‌​ ‌‌ ​​‌‍ ‌ ​ ‌ ‌​​‍‌‍‌ ​​‌‍​‌‌ ‌​‌‍‍​​ ‌‌‍​ ‌‍ ‌‍ ‍‌ ‌​‌‍‌‌‌‍ ‍‌ ‌​​‍‌‌​ ‌‌‌​​‍‌‌ ‌‍‍ ‌‍‌‌‌ ‍‌​‍‌‌​ ​ ‌​‌​​‍‌‌​ ​ ‌​‌​​‍‌‌​ ​‍​ ​‍​ ‌ ‌‍​‌​ ​‍​ ‍​‌‍‌​‌‍‌​‌‍‌‌​ ​ ​ ​ ​ ‌​​ ​‌​ ‌‌​‍‌‌​ ​‍​ ​‍​‍‌‌​ ‌‌‌​‌​​‍ ‍‌‍​ ‌‍‍​‌‍‍‌‌‍ ​‌‍‌​‌ ​‍‌‍‌‌‌‍ ‍​‍‌‌​ ‌‌‌​​‍‌‌ ‌‍‍ ‌‍‌‌‌ ‍‌​‍‌‌​ ​ ‌​‌​​‍‌‌​ ​ ‌​‌​​‍‌‌​ ​‍​ ​‍‌‍‌‍​ ‌​​ ‌ ​ ‌ ​ ​‍​ ‌‌​ ‍‌​ ​ ​ ​ ​ ​‌​ ​‌​ ​‌​‍‌‌​ ​‍​ ​‍​‍‌‌​ ‌‌‌​‌​​‍ ‍‌ ‌​‌‍‌‌‌ ‍​‌ ‌​​‍‌‍‌ ​​‌‍‌‌‌ ​‍‌ ​ ‌ ​​‌‍‌‌‌‍​ ‌ ‌​‌‍‍‌‌ ‌‍‌‍‌‌​ ‌‌ ​​‌ ‌‌‌‍​‍‌‍ ​‌‍‍‌‌ ​ ‌‍‍​‌‍‌‌‌‍‌​​‍​‍‌ ‌
No. A retention of title clause can create a PMSI, but only if it is
supported by a valid security agreement and registered on the PPSR.​​​​‌ ‍ ​‍​‍‌‍ ‌ ​‍‌‍‍‌‌‍‌ ‌‍‍‌‌‍ ‍​‍​‍​ ‍‍​‍​‍‌ ​ ‌‍​‌‌‍ ‍‌‍‍‌‌ ‌​‌ ‍‌​‍ ‍‌‍‍‌‌‍ ​‍​‍​‍ ​​‍​‍‌‍‍​‌ ​‍‌‍‌‌‌‍‌‍​‍​‍​ ‍‍​‍​‍‌‍‍​‌ ‌​‌ ‌​‌ ​​‌ ​ ​ ‍‍​‍ ​‍ ‌‍ ‌‌‍​‌‌‍​ ‌‍‍ ‌‍​‌‌ ‍‌​‍ ‌‌‍‌ ‌‍ ‌‍ ‌‍‌​‌ ‌ ‌‍‍‌‌‍ ‍​‍ ‍‌ ​ ‌‍​‌‌‍ ‍‌‍‍‌‌ ‌​‌ ‍‌​‍ ‍‌ ​ ‌ ‌​‌ ‌‌‌‍‌​‌‍‍‌‌‍ ​‍ ‌ ​ ‌ ‌​‌ ‌‌‌‍‌​‌‍‍‌‌‍ ​‍ ‌‍‍‌‌‍ ‍‌ ‌​‌‍‌‌‌‍ ‍‌ ‌​​‍ ‌‍‌‌‌‍‌​‌‍‍‌‌ ‌​​‍ ‌‍ ‌‌‍ ‌‍‌​‌‍‌‌​ ‌‌ ​​‌ ​‍‌‍‌‌‌ ​ ‌‍‌‌‌‍ ‍‌ ‌​‌‍​‌‌ ‌​‌‍‍‌‌‍ ‌‍ ‍​ ‍ ‌‍‍‌‌‍‌​​ ‌​ ‍​​ ‌​​ ​​‌‍​ ​ ‌​​ ‍​​ ‌​​ ​‍​‍ ‌‌‍​‌​ ​ ‌‍​‍‌‍​‍​‍ ‌​ ‌​​ ​ ‌‍‌‌​ ‌ ​‍ ‌‌‍​‌‌‍‌‌‌‍‌‌​ ‌​​‍ ‌‌‍‌‍‌‍​‌​ ‌ ‌‍​‍​ ​‌​ ​ ​ ‌‍​ ​‌‌‍​ ​ ‍​‌‍​ ‌‍‌‌​ ‍ ‌ ‌​‌ ‍‌‌ ​​‌‍‌‌​ ‌‌ ​​‌‍ ‌ ​ ‌ ‌​​ ‍ ‌ ​​‌‍​‌‌ ‌​‌‍‍​​ ‌‌‍​ ‌‍ ‌‍ ‍‌ ‌​‌‍‌‌‌‍ ‍‌ ‌​​‍‌‌​ ‌‌‌​​‍‌‌ ‌‍‍ ‌‍‌‌‌ ‍‌​‍‌‌​ ​ ‌​‌​​‍‌‌​ ​ ‌​‌​​‍‌‌​ ​‍​ ​‍​ ‌‍​ ​​​ ​‌​ ​‍​ ‌‍​ ‌​​ ​‍​ ‍​​ ​ ​ ‌‍‌‍​‌​ ‌‍​‍‌‌​ ​‍​ ​‍​‍‌‌​ ‌‌‌​‌​​‍ ‍‌‍​ ‌‍‍​‌‍‍‌‌‍ ​‌‍‌​‌ ​‍‌‍‌‌‌‍ ‍​‍‌‌​ ‌‌‌​​‍‌‌ ‌‍‍ ‌‍‌‌‌ ‍‌​‍‌‌​ ​ ‌​‌​​‍‌‌​ ​ ‌​‌​​‍‌‌​ ​‍​ ​‍​ ​‌‌‍​‍‌‍‌​‌‍​‌‌‍​‍​ ‌​‌‍‌‍‌‍​‍​ ​‌​ ‌ ​ ‌‍​ ‍​​‍‌‌​ ​‍​ ​‍​‍‌‌​ ‌‌‌​‌​​‍ ‍‌ ‌​‌‍‌‌‌ ‍​‌ ‌​​ ‌‍​‍‌‍​‌‌ ​ ‌‍‌‌‌‌‌‌‌ ​‍‌‍ ​​ ‌‌‍‍​‌ ‌​‌ ‌​‌ ​​‌ ​ ​‍‌‌​ ​ ‌​​‌​‍‌‌​ ​‍‌​‌‍​‍‌‌​ ​‍‌​‌‍‌‍ ‌‌‍​‌‌‍​ ‌‍‍ ‌‍​‌‌ ‍‌​‍ ‌‌‍‌ ‌‍ ‌‍ ‌‍‌​‌ ‌ ‌‍‍‌‌‍ ‍​‍ ‍‌ ​ ‌‍​‌‌‍ ‍‌‍‍‌‌ ‌​‌ ‍‌​‍ ‍‌ ​ ‌ ‌​‌ ‌‌‌‍‌​‌‍‍‌‌‍ ​‍‌‌​ ​‍‌​‌‍‌ ​ ‌ ‌​‌ ‌‌‌‍‌​‌‍‍‌‌‍ ​‍‌‍‌‍‍‌‌‍‌​​ ‌​ ‍​​ ‌​​ ​​‌‍​ ​ ‌​​ ‍​​ ‌​​ ​‍​‍ ‌‌‍​‌​ ​ ‌‍​‍‌‍​‍​‍ ‌​ ‌​​ ​ ‌‍‌‌​ ‌ ​‍ ‌‌‍​‌‌‍‌‌‌‍‌‌​ ‌​​‍ ‌‌‍‌‍‌‍​‌​ ‌ ‌‍​‍​ ​‌​ ​ ​ ‌‍​ ​‌‌‍​ ​ ‍​‌‍​ ‌‍‌‌​‍‌‍‌ ‌​‌ ‍‌‌ ​​‌‍‌‌​ ‌‌ ​​‌‍ ‌ ​ ‌ ‌​​‍‌‍‌ ​​‌‍​‌‌ ‌​‌‍‍​​ ‌‌‍​ ‌‍ ‌‍ ‍‌ ‌​‌‍‌‌‌‍ ‍‌ ‌​​‍‌‌​ ‌‌‌​​‍‌‌ ‌‍‍ ‌‍‌‌‌ ‍‌​‍‌‌​ ​ ‌​‌​​‍‌‌​ ​ ‌​‌​​‍‌‌​ ​‍​ ​‍​ ‌‍​ ​​​ ​‌​ ​‍​ ‌‍​ ‌​​ ​‍​ ‍​​ ​ ​ ‌‍‌‍​‌​ ‌‍​‍‌‌​ ​‍​ ​‍​‍‌‌​ ‌‌‌​‌​​‍ ‍‌‍​ ‌‍‍​‌‍‍‌‌‍ ​‌‍‌​‌ ​‍‌‍‌‌‌‍ ‍​‍‌‌​ ‌‌‌​​‍‌‌ ‌‍‍ ‌‍‌‌‌ ‍‌​‍‌‌​ ​ ‌​‌​​‍‌‌​ ​ ‌​‌​​‍‌‌​ ​‍​ ​‍​ ​‌‌‍​‍‌‍‌​‌‍​‌‌‍​‍​ ‌​‌‍‌‍‌‍​‍​ ​‌​ ‌ ​ ‌‍​ ‍​​‍‌‌​ ​‍​ ​‍​‍‌‌​ ‌‌‌​‌​​‍ ‍‌ ‌​‌‍‌‌‌ ‍​‌ ‌​​‍‌‍‌ ​​‌‍‌‌‌ ​‍‌ ​ ‌ ​​‌‍‌‌‌‍​ ‌ ‌​‌‍‍‌‌ ‌‍‌‍‌‌​ ‌‌ ​​‌ ‌‌‌‍​‍‌‍ ​‌‍‍‌‌ ​ ‌‍‍​‌‍‌‌‌‍‌​​‍​‍‌ ‌
Does a PMSI cover the proceeds when the goods are
sold?​​​​‌ ‍ ​‍​‍‌‍ ‌ ​‍‌‍‍‌‌‍‌ ‌‍‍‌‌‍ ‍​‍​‍​ ‍‍​‍​‍‌ ​ ‌‍​‌‌‍ ‍‌‍‍‌‌ ‌​‌ ‍‌​‍ ‍‌‍‍‌‌‍ ​‍​‍​‍ ​​‍​‍‌‍‍​‌ ​‍‌‍‌‌‌‍‌‍​‍​‍​ ‍‍​‍​‍‌‍‍​‌ ‌​‌ ‌​‌ ​​‌ ​ ​ ‍‍​‍ ​‍ ‌‍ ‌‌‍​‌‌‍​ ‌‍‍ ‌‍​‌‌ ‍‌​‍ ‌‌‍‌ ‌‍ ‌‍ ‌‍‌​‌ ‌ ‌‍‍‌‌‍ ‍​‍ ‍‌ ​ ‌‍​‌‌‍ ‍‌‍‍‌‌ ‌​‌ ‍‌​‍ ‍‌ ​ ‌ ‌​‌ ‌‌‌‍‌​‌‍‍‌‌‍ ​‍ ‌ ​ ‌ ‌​‌ ‌‌‌‍‌​‌‍‍‌‌‍ ​‍ ‌‍‍‌‌‍ ‍‌ ‌​‌‍‌‌‌‍ ‍‌ ‌​​‍ ‌‍‌‌‌‍‌​‌‍‍‌‌ ‌​​‍ ‌‍ ‌‌‍ ‌‍‌​‌‍‌‌​ ‌‌ ​​‌ ​‍‌‍‌‌‌ ​ ‌‍‌‌‌‍ ‍‌ ‌​‌‍​‌‌ ‌​‌‍‍‌‌‍ ‌‍ ‍​ ‍ ‌‍‍‌‌‍‌​​ ‌​ ‍​​ ‌​​ ​​‌‍​ ​ ‌​​ ‍​​ ‌​​ ​‍​‍ ‌‌‍​‌​ ​ ‌‍​‍‌‍​‍​‍ ‌​ ‌​​ ​ ‌‍‌‌​ ‌ ​‍ ‌‌‍​‌‌‍‌‌‌‍‌‌​ ‌​​‍ ‌‌‍‌‍‌‍​‌​ ‌ ‌‍​‍​ ​‌​ ​ ​ ‌‍​ ​‌‌‍​ ​ ‍​‌‍​ ‌‍‌‌​ ‍ ‌ ‌​‌ ‍‌‌ ​​‌‍‌‌​ ‌‌ ​​‌‍ ‌ ​ ‌ ‌​​ ‍ ‌ ​​‌‍​‌‌ ‌​‌‍‍​​ ‌‌‍​ ‌‍ ‌‍ ‍‌ ‌​‌‍‌‌‌‍ ‍‌ ‌​​‍‌‌​ ‌‌‌​​‍‌‌ ‌‍‍ ‌‍‌‌‌ ‍‌​‍‌‌​ ​ ‌​‌​​‍‌‌​ ​ ‌​‌​​‍‌‌​ ​‍​ ​‍​ ‌ ​ ​‌​ ‍‌​ ​‍​ ‌‍​ ‌‌​ ‍​​ ‌‍​ ‌‌‌‍​ ​ ​‌‌‍‌​​‍‌‌​ ​‍​ ​‍​‍‌‌​ ‌‌‌​‌​​‍ ‍‌‍​ ‌‍‍​‌‍‍‌‌‍ ​‌‍‌​‌ ​‍‌‍‌‌‌‍ ‍​‍‌‌​ ‌‌‌​​‍‌‌ ‌‍‍ ‌‍‌‌‌ ‍‌​‍‌‌​ ​ ‌​‌​​‍‌‌​ ​ ‌​‌​​‍‌‌​ ​‍​ ​‍​ ‌​‌‍​‍​ ‍‌​ ​​​ ​​​ ‌‌​ ‍‌​ ‌​​ ​​​ ‌‌​ ‌‌‌‍‌‍​‍‌‌​ ​‍​ ​‍​‍‌‌​ ‌‌‌​‌​​‍ ‍‌ ‌​‌‍‌‌‌ ‍​‌ ‌​​ ‌‍​‍‌‍​‌‌ ​ ‌‍‌‌‌‌‌‌‌ ​‍‌‍ ​​ ‌‌‍‍​‌ ‌​‌ ‌​‌ ​​‌ ​ ​‍‌‌​ ​ ‌​​‌​‍‌‌​ ​‍‌​‌‍​‍‌‌​ ​‍‌​‌‍‌‍ ‌‌‍​‌‌‍​ ‌‍‍ ‌‍​‌‌ ‍‌​‍ ‌‌‍‌ ‌‍ ‌‍ ‌‍‌​‌ ‌ ‌‍‍‌‌‍ ‍​‍ ‍‌ ​ ‌‍​‌‌‍ ‍‌‍‍‌‌ ‌​‌ ‍‌​‍ ‍‌ ​ ‌ ‌​‌ ‌‌‌‍‌​‌‍‍‌‌‍ ​‍‌‌​ ​‍‌​‌‍‌ ​ ‌ ‌​‌ ‌‌‌‍‌​‌‍‍‌‌‍ ​‍‌‍‌‍‍‌‌‍‌​​ ‌​ ‍​​ ‌​​ ​​‌‍​ ​ ‌​​ ‍​​ ‌​​ ​‍​‍ ‌‌‍​‌​ ​ ‌‍​‍‌‍​‍​‍ ‌​ ‌​​ ​ ‌‍‌‌​ ‌ ​‍ ‌‌‍​‌‌‍‌‌‌‍‌‌​ ‌​​‍ ‌‌‍‌‍‌‍​‌​ ‌ ‌‍​‍​ ​‌​ ​ ​ ‌‍​ ​‌‌‍​ ​ ‍​‌‍​ ‌‍‌‌​‍‌‍‌ ‌​‌ ‍‌‌ ​​‌‍‌‌​ ‌‌ ​​‌‍ ‌ ​ ‌ ‌​​‍‌‍‌ ​​‌‍​‌‌ ‌​‌‍‍​​ ‌‌‍​ ‌‍ ‌‍ ‍‌ ‌​‌‍‌‌‌‍ ‍‌ ‌​​‍‌‌​ ‌‌‌​​‍‌‌ ‌‍‍ ‌‍‌‌‌ ‍‌​‍‌‌​ ​ ‌​‌​​‍‌‌​ ​ ‌​‌​​‍‌‌​ ​‍​ ​‍​ ‌ ​ ​‌​ ‍‌​ ​‍​ ‌‍​ ‌‌​ ‍​​ ‌‍​ ‌‌‌‍​ ​ ​‌‌‍‌​​‍‌‌​ ​‍​ ​‍​‍‌‌​ ‌‌‌​‌​​‍ ‍‌‍​ ‌‍‍​‌‍‍‌‌‍ ​‌‍‌​‌ ​‍‌‍‌‌‌‍ ‍​‍‌‌​ ‌‌‌​​‍‌‌ ‌‍‍ ‌‍‌‌‌ ‍‌​‍‌‌​ ​ ‌​‌​​‍‌‌​ ​ ‌​‌​​‍‌‌​ ​‍​ ​‍​ ‌​‌‍​‍​ ‍‌​ ​​​ ​​​ ‌‌​ ‍‌​ ‌​​ ​​​ ‌‌​ ‌‌‌‍‌‍​‍‌‌​ ​‍​ ​‍​‍‌‌​ ‌‌‌​‌​​‍ ‍‌ ‌​‌‍‌‌‌ ‍​‌ ‌​​‍‌‍‌ ​​‌‍‌‌‌ ​‍‌ ​ ‌ ​​‌‍‌‌‌‍​ ‌ ‌​‌‍‍‌‌ ‌‍‌‍‌‌​ ‌‌ ​​‌ ‌‌‌‍​‍‌‍ ​‌‍‍‌‌ ​ ‌‍‍​‌‍‌‌‌‍‌​​‍​‍‌ ‌
Yes. A PMSI can extend to proceeds, which means you may have
rights to sale proceeds if the original collateral is disposed of.​​​​‌ ‍ ​‍​‍‌‍ ‌ ​‍‌‍‍‌‌‍‌ ‌‍‍‌‌‍ ‍​‍​‍​ ‍‍​‍​‍‌ ​ ‌‍​‌‌‍ ‍‌‍‍‌‌ ‌​‌ ‍‌​‍ ‍‌‍‍‌‌‍ ​‍​‍​‍ ​​‍​‍‌‍‍​‌ ​‍‌‍‌‌‌‍‌‍​‍​‍​ ‍‍​‍​‍‌‍‍​‌ ‌​‌ ‌​‌ ​​‌ ​ ​ ‍‍​‍ ​‍ ‌‍ ‌‌‍​‌‌‍​ ‌‍‍ ‌‍​‌‌ ‍‌​‍ ‌‌‍‌ ‌‍ ‌‍ ‌‍‌​‌ ‌ ‌‍‍‌‌‍ ‍​‍ ‍‌ ​ ‌‍​‌‌‍ ‍‌‍‍‌‌ ‌​‌ ‍‌​‍ ‍‌ ​ ‌ ‌​‌ ‌‌‌‍‌​‌‍‍‌‌‍ ​‍ ‌ ​ ‌ ‌​‌ ‌‌‌‍‌​‌‍‍‌‌‍ ​‍ ‌‍‍‌‌‍ ‍‌ ‌​‌‍‌‌‌‍ ‍‌ ‌​​‍ ‌‍‌‌‌‍‌​‌‍‍‌‌ ‌​​‍ ‌‍ ‌‌‍ ‌‍‌​‌‍‌‌​ ‌‌ ​​‌ ​‍‌‍‌‌‌ ​ ‌‍‌‌‌‍ ‍‌ ‌​‌‍​‌‌ ‌​‌‍‍‌‌‍ ‌‍ ‍​ ‍ ‌‍‍‌‌‍‌​​ ‌​ ‍​​ ‌​​ ​​‌‍​ ​ ‌​​ ‍​​ ‌​​ ​‍​‍ ‌‌‍​‌​ ​ ‌‍​‍‌‍​‍​‍ ‌​ ‌​​ ​ ‌‍‌‌​ ‌ ​‍ ‌‌‍​‌‌‍‌‌‌‍‌‌​ ‌​​‍ ‌‌‍‌‍‌‍​‌​ ‌ ‌‍​‍​ ​‌​ ​ ​ ‌‍​ ​‌‌‍​ ​ ‍​‌‍​ ‌‍‌‌​ ‍ ‌ ‌​‌ ‍‌‌ ​​‌‍‌‌​ ‌‌ ​​‌‍ ‌ ​ ‌ ‌​​ ‍ ‌ ​​‌‍​‌‌ ‌​‌‍‍​​ ‌‌‍​ ‌‍ ‌‍ ‍‌ ‌​‌‍‌‌‌‍ ‍‌ ‌​​‍‌‌​ ‌‌‌​​‍‌‌ ‌‍‍ ‌‍‌‌‌ ‍‌​‍‌‌​ ​ ‌​‌​​‍‌‌​ ​ ‌​‌​​‍‌‌​ ​‍​ ​‍‌‍‌‌​ ‌‍​ ​ ​ ‍​​ ​ ​ ‍‌​ ​‌​ ‌​‌‍​‌‌‍​‌‌‍​‍‌‍​‍​‍‌‌​ ​‍​ ​‍​‍‌‌​ ‌‌‌​‌​​‍ ‍‌‍​ ‌‍‍​‌‍‍‌‌‍ ​‌‍‌​‌ ​‍‌‍‌‌‌‍ ‍​‍‌‌​ ‌‌‌​​‍‌‌ ‌‍‍ ‌‍‌‌‌ ‍‌​‍‌‌​ ​ ‌​‌​​‍‌‌​ ​ ‌​‌​​‍‌‌​ ​‍​ ​‍​ ‍​​ ​​​ ‌‌​ ​​‌‍‌‌‌‍​‍‌‍‌‌‌‍​‍‌‍​‍‌‍‌​​ ‌​​ ‌​​‍‌‌​ ​‍​ ​‍​‍‌‌​ ‌‌‌​‌​​‍ ‍‌ ‌​‌‍‌‌‌ ‍​‌ ‌​​ ‌‍​‍‌‍​‌‌ ​ ‌‍‌‌‌‌‌‌‌ ​‍‌‍ ​​ ‌‌‍‍​‌ ‌​‌ ‌​‌ ​​‌ ​ ​‍‌‌​ ​ ‌​​‌​‍‌‌​ ​‍‌​‌‍​‍‌‌​ ​‍‌​‌‍‌‍ ‌‌‍​‌‌‍​ ‌‍‍ ‌‍​‌‌ ‍‌​‍ ‌‌‍‌ ‌‍ ‌‍ ‌‍‌​‌ ‌ ‌‍‍‌‌‍ ‍​‍ ‍‌ ​ ‌‍​‌‌‍ ‍‌‍‍‌‌ ‌​‌ ‍‌​‍ ‍‌ ​ ‌ ‌​‌ ‌‌‌‍‌​‌‍‍‌‌‍ ​‍‌‌​ ​‍‌​‌‍‌ ​ ‌ ‌​‌ ‌‌‌‍‌​‌‍‍‌‌‍ ​‍‌‍‌‍‍‌‌‍‌​​ ‌​ ‍​​ ‌​​ ​​‌‍​ ​ ‌​​ ‍​​ ‌​​ ​‍​‍ ‌‌‍​‌​ ​ ‌‍​‍‌‍​‍​‍ ‌​ ‌​​ ​ ‌‍‌‌​ ‌ ​‍ ‌‌‍​‌‌‍‌‌‌‍‌‌​ ‌​​‍ ‌‌‍‌‍‌‍​‌​ ‌ ‌‍​‍​ ​‌​ ​ ​ ‌‍​ ​‌‌‍​ ​ ‍​‌‍​ ‌‍‌‌​‍‌‍‌ ‌​‌ ‍‌‌ ​​‌‍‌‌​ ‌‌ ​​‌‍ ‌ ​ ‌ ‌​​‍‌‍‌ ​​‌‍​‌‌ ‌​‌‍‍​​ ‌‌‍​ ‌‍ ‌‍ ‍‌ ‌​‌‍‌‌‌‍ ‍‌ ‌​​‍‌‌​ ‌‌‌​​‍‌‌ ‌‍‍ ‌‍‌‌‌ ‍‌​‍‌‌​ ​ ‌​‌​​‍‌‌​ ​ ‌​‌​​‍‌‌​ ​‍​ ​‍‌‍‌‌​ ‌‍​ ​ ​ ‍​​ ​ ​ ‍‌​ ​‌​ ‌​‌‍​‌‌‍​‌‌‍​‍‌‍​‍​‍‌‌​ ​‍​ ​‍​‍‌‌​ ‌‌‌​‌​​‍ ‍‌‍​ ‌‍‍​‌‍‍‌‌‍ ​‌‍‌​‌ ​‍‌‍‌‌‌‍ ‍​‍‌‌​ ‌‌‌​​‍‌‌ ‌‍‍ ‌‍‌‌‌ ‍‌​‍‌‌​ ​ ‌​‌​​‍‌‌​ ​ ‌​‌​​‍‌‌​ ​‍​ ​‍​ ‍​​ ​​​ ‌‌​ ​​‌‍‌‌‌‍​‍‌‍‌‌‌‍​‍‌‍​‍‌‍‌​​ ‌​​ ‌​​‍‌‌​ ​‍​ ​‍​‍‌‌​ ‌‌‌​‌​​‍ ‍‌ ‌​‌‍‌‌‌ ‍​‌ ‌​​‍‌‍‌ ​​‌‍‌‌‌ ​‍‌ ​ ‌ ​​‌‍‌‌‌‍​ ‌ ‌​‌‍‍‌‌ ‌‍‌‍‌‌​ ‌‌ ​​‌ ‌‌‌‍​‍‌‍ ​‌‍‍‌‌ ​ ‌‍‍​‌‍‌‌‌‍‌​​‍​‍‌ ‌
Can you have a PMSI without registering it?​​​​‌ ‍ ​‍​‍‌‍ ‌ ​‍‌‍‍‌‌‍‌ ‌‍‍‌‌‍ ‍​‍​‍​ ‍‍​‍​‍‌ ​ ‌‍​‌‌‍ ‍‌‍‍‌‌ ‌​‌ ‍‌​‍ ‍‌‍‍‌‌‍ ​‍​‍​‍ ​​‍​‍‌‍‍​‌ ​‍‌‍‌‌‌‍‌‍​‍​‍​ ‍‍​‍​‍‌‍‍​‌ ‌​‌ ‌​‌ ​​‌ ​ ​ ‍‍​‍ ​‍ ‌‍ ‌‌‍​‌‌‍​ ‌‍‍ ‌‍​‌‌ ‍‌​‍ ‌‌‍‌ ‌‍ ‌‍ ‌‍‌​‌ ‌ ‌‍‍‌‌‍ ‍​‍ ‍‌ ​ ‌‍​‌‌‍ ‍‌‍‍‌‌ ‌​‌ ‍‌​‍ ‍‌ ​ ‌ ‌​‌ ‌‌‌‍‌​‌‍‍‌‌‍ ​‍ ‌ ​ ‌ ‌​‌ ‌‌‌‍‌​‌‍‍‌‌‍ ​‍ ‌‍‍‌‌‍ ‍‌ ‌​‌‍‌‌‌‍ ‍‌ ‌​​‍ ‌‍‌‌‌‍‌​‌‍‍‌‌ ‌​​‍ ‌‍ ‌‌‍ ‌‍‌​‌‍‌‌​ ‌‌ ​​‌ ​‍‌‍‌‌‌ ​ ‌‍‌‌‌‍ ‍‌ ‌​‌‍​‌‌ ‌​‌‍‍‌‌‍ ‌‍ ‍​ ‍ ‌‍‍‌‌‍‌​​ ‌​ ‍​​ ‌​​ ​​‌‍​ ​ ‌​​ ‍​​ ‌​​ ​‍​‍ ‌‌‍​‌​ ​ ‌‍​‍‌‍​‍​‍ ‌​ ‌​​ ​ ‌‍‌‌​ ‌ ​‍ ‌‌‍​‌‌‍‌‌‌‍‌‌​ ‌​​‍ ‌‌‍‌‍‌‍​‌​ ‌ ‌‍​‍​ ​‌​ ​ ​ ‌‍​ ​‌‌‍​ ​ ‍​‌‍​ ‌‍‌‌​ ‍ ‌ ‌​‌ ‍‌‌ ​​‌‍‌‌​ ‌‌ ​​‌‍ ‌ ​ ‌ ‌​​ ‍ ‌ ​​‌‍​‌‌ ‌​‌‍‍​​ ‌‌‍​ ‌‍ ‌‍ ‍‌ ‌​‌‍‌‌‌‍ ‍‌ ‌​​‍‌‌​ ‌‌‌​​‍‌‌ ‌‍‍ ‌‍‌‌‌ ‍‌​‍‌‌​ ​ ‌​‌​​‍‌‌​ ​ ‌​‌​​‍‌‌​ ​‍​ ​‍​ ‍​​ ‌​‌‍​‌​ ‍​​ ‍‌‌‍​‍​ ​‌‌‍‌‌‌‍​‍‌‍​‌‌‍‌‍​ ‍​​‍‌‌​ ​‍​ ​‍​‍‌‌​ ‌‌‌​‌​​‍ ‍‌‍​ ‌‍‍​‌‍‍‌‌‍ ​‌‍‌​‌ ​‍‌‍‌‌‌‍ ‍​‍‌‌​ ‌‌‌​​‍‌‌ ‌‍‍ ‌‍‌‌‌ ‍‌​‍‌‌​ ​ ‌​‌​​‍‌‌​ ​ ‌​‌​​‍‌‌​ ​‍​ ​‍​ ‌‌‌‍​‌​ ​‌​ ‍​​ ​‌​ ‌‍‌‍‌‍‌‍​‌​ ‌‌​ ‌ ​ ​‌‌‍​ ​‍‌‌​ ​‍​ ​‍​‍‌‌​ ‌‌‌​‌​​‍ ‍‌ ‌​‌‍‌‌‌ ‍​‌ ‌​​ ‌‍​‍‌‍​‌‌ ​ ‌‍‌‌‌‌‌‌‌ ​‍‌‍ ​​ ‌‌‍‍​‌ ‌​‌ ‌​‌ ​​‌ ​ ​‍‌‌​ ​ ‌​​‌​‍‌‌​ ​‍‌​‌‍​‍‌‌​ ​‍‌​‌‍‌‍ ‌‌‍​‌‌‍​ ‌‍‍ ‌‍​‌‌ ‍‌​‍ ‌‌‍‌ ‌‍ ‌‍ ‌‍‌​‌ ‌ ‌‍‍‌‌‍ ‍​‍ ‍‌ ​ ‌‍​‌‌‍ ‍‌‍‍‌‌ ‌​‌ ‍‌​‍ ‍‌ ​ ‌ ‌​‌ ‌‌‌‍‌​‌‍‍‌‌‍ ​‍‌‌​ ​‍‌​‌‍‌ ​ ‌ ‌​‌ ‌‌‌‍‌​‌‍‍‌‌‍ ​‍‌‍‌‍‍‌‌‍‌​​ ‌​ ‍​​ ‌​​ ​​‌‍​ ​ ‌​​ ‍​​ ‌​​ ​‍​‍ ‌‌‍​‌​ ​ ‌‍​‍‌‍​‍​‍ ‌​ ‌​​ ​ ‌‍‌‌​ ‌ ​‍ ‌‌‍​‌‌‍‌‌‌‍‌‌​ ‌​​‍ ‌‌‍‌‍‌‍​‌​ ‌ ‌‍​‍​ ​‌​ ​ ​ ‌‍​ ​‌‌‍​ ​ ‍​‌‍​ ‌‍‌‌​‍‌‍‌ ‌​‌ ‍‌‌ ​​‌‍‌‌​ ‌‌ ​​‌‍ ‌ ​ ‌ ‌​​‍‌‍‌ ​​‌‍​‌‌ ‌​‌‍‍​​ ‌‌‍​ ‌‍ ‌‍ ‍‌ ‌​‌‍‌‌‌‍ ‍‌ ‌​​‍‌‌​ ‌‌‌​​‍‌‌ ‌‍‍ ‌‍‌‌‌ ‍‌​‍‌‌​ ​ ‌​‌​​‍‌‌​ ​ ‌​‌​​‍‌‌​ ​‍​ ​‍​ ‍​​ ‌​‌‍​‌​ ‍​​ ‍‌‌‍​‍​ ​‌‌‍‌‌‌‍​‍‌‍​‌‌‍‌‍​ ‍​​‍‌‌​ ​‍​ ​‍​‍‌‌​ ‌‌‌​‌​​‍ ‍‌‍​ ‌‍‍​‌‍‍‌‌‍ ​‌‍‌​‌ ​‍‌‍‌‌‌‍ ‍​‍‌‌​ ‌‌‌​​‍‌‌ ‌‍‍ ‌‍‌‌‌ ‍‌​‍‌‌​ ​ ‌​‌​​‍‌‌​ ​ ‌​‌​​‍‌‌​ ​‍​ ​‍​ ‌‌‌‍​‌​ ​‌​ ‍​​ ​‌​ ‌‍‌‍‌‍‌‍​‌​ ‌‌​ ‌ ​ ​‌‌‍​ ​‍‌‌​ ​‍​ ​‍​‍‌‌​ ‌‌‌​‌​​‍ ‍‌ ‌​‌‍‌‌‌ ‍​‌ ‌​​‍‌‍‌ ​​‌‍‌‌‌ ​‍‌ ​ ‌ ​​‌‍‌‌‌‍​ ‌ ‌​‌‍‍‌‌ ‌‍‌‍‌‌​ ‌‌ ​​‌ ‌‌‌‍​‍‌‍ ​‌‍‍‌‌ ​ ‌‍‍​‌‍‌‌‌‍‌​​‍​‍‌ ‌
Yes, but it will not be perfected. Without a perfected PMSI, you will
not receive super priority and may rank behind other secured
creditors.​​​​‌ ‍ ​‍​‍‌‍ ‌ ​‍‌‍‍‌‌‍‌ ‌‍‍‌‌‍ ‍​‍​‍​ ‍‍​‍​‍‌ ​ ‌‍​‌‌‍ ‍‌‍‍‌‌ ‌​‌ ‍‌​‍ ‍‌‍‍‌‌‍ ​‍​‍​‍ ​​‍​‍‌‍‍​‌ ​‍‌‍‌‌‌‍‌‍​‍​‍​ ‍‍​‍​‍‌‍‍​‌ ‌​‌ ‌​‌ ​​‌ ​ ​ ‍‍​‍ ​‍ ‌‍ ‌‌‍​‌‌‍​ ‌‍‍ ‌‍​‌‌ ‍‌​‍ ‌‌‍‌ ‌‍ ‌‍ ‌‍‌​‌ ‌ ‌‍‍‌‌‍ ‍​‍ ‍‌ ​ ‌‍​‌‌‍ ‍‌‍‍‌‌ ‌​‌ ‍‌​‍ ‍‌ ​ ‌ ‌​‌ ‌‌‌‍‌​‌‍‍‌‌‍ ​‍ ‌ ​ ‌ ‌​‌ ‌‌‌‍‌​‌‍‍‌‌‍ ​‍ ‌‍‍‌‌‍ ‍‌ ‌​‌‍‌‌‌‍ ‍‌ ‌​​‍ ‌‍‌‌‌‍‌​‌‍‍‌‌ ‌​​‍ ‌‍ ‌‌‍ ‌‍‌​‌‍‌‌​ ‌‌ ​​‌ ​‍‌‍‌‌‌ ​ ‌‍‌‌‌‍ ‍‌ ‌​‌‍​‌‌ ‌​‌‍‍‌‌‍ ‌‍ ‍​ ‍ ‌‍‍‌‌‍‌​​ ‌​ ‍​​ ‌​​ ​​‌‍​ ​ ‌​​ ‍​​ ‌​​ ​‍​‍ ‌‌‍​‌​ ​ ‌‍​‍‌‍​‍​‍ ‌​ ‌​​ ​ ‌‍‌‌​ ‌ ​‍ ‌‌‍​‌‌‍‌‌‌‍‌‌​ ‌​​‍ ‌‌‍‌‍‌‍​‌​ ‌ ‌‍​‍​ ​‌​ ​ ​ ‌‍​ ​‌‌‍​ ​ ‍​‌‍​ ‌‍‌‌​ ‍ ‌ ‌​‌ ‍‌‌ ​​‌‍‌‌​ ‌‌ ​​‌‍ ‌ ​ ‌ ‌​​ ‍ ‌ ​​‌‍​‌‌ ‌​‌‍‍​​ ‌‌‍​ ‌‍ ‌‍ ‍‌ ‌​‌‍‌‌‌‍ ‍‌ ‌​​‍‌‌​ ‌‌‌​​‍‌‌ ‌‍‍ ‌‍‌‌‌ ‍‌​‍‌‌​ ​ ‌​‌​​‍‌‌​ ​ ‌​‌​​‍‌‌​ ​‍​ ​‍​ ‌ ​ ​ ‌‍​‍​ ‌‌‌‍‌​​ ​​​ ‌‍​ ‍​​ ‌​​ ‌‌​ ‍​​ ​​​‍‌‌​ ​‍​ ​‍​‍‌‌​ ‌‌‌​‌​​‍ ‍‌‍​ ‌‍‍​‌‍‍‌‌‍ ​‌‍‌​‌ ​‍‌‍‌‌‌‍ ‍​‍‌‌​ ‌‌‌​​‍‌‌ ‌‍‍ ‌‍‌‌‌ ‍‌​‍‌‌​ ​ ‌​‌​​‍‌‌​ ​ ‌​‌​​‍‌‌​ ​‍​ ​‍​ ​​​ ‍​​ ‍‌​ ​‍‌‍​ ‌‍‌​​ ‍​​ ‌ ‌‍‌‍‌‍‌‌​ ​ ​ ‍​​‍‌‌​ ​‍​ ​‍​‍‌‌​ ‌‌‌​‌​​‍ ‍‌ ‌​‌‍‌‌‌ ‍​‌ ‌​​ ‌‍​‍‌‍​‌‌ ​ ‌‍‌‌‌‌‌‌‌ ​‍‌‍ ​​ ‌‌‍‍​‌ ‌​‌ ‌​‌ ​​‌ ​ ​‍‌‌​ ​ ‌​​‌​‍‌‌​ ​‍‌​‌‍​‍‌‌​ ​‍‌​‌‍‌‍ ‌‌‍​‌‌‍​ ‌‍‍ ‌‍​‌‌ ‍‌​‍ ‌‌‍‌ ‌‍ ‌‍ ‌‍‌​‌ ‌ ‌‍‍‌‌‍ ‍​‍ ‍‌ ​ ‌‍​‌‌‍ ‍‌‍‍‌‌ ‌​‌ ‍‌​‍ ‍‌ ​ ‌ ‌​‌ ‌‌‌‍‌​‌‍‍‌‌‍ ​‍‌‌​ ​‍‌​‌‍‌ ​ ‌ ‌​‌ ‌‌‌‍‌​‌‍‍‌‌‍ ​‍‌‍‌‍‍‌‌‍‌​​ ‌​ ‍​​ ‌​​ ​​‌‍​ ​ ‌​​ ‍​​ ‌​​ ​‍​‍ ‌‌‍​‌​ ​ ‌‍​‍‌‍​‍​‍ ‌​ ‌​​ ​ ‌‍‌‌​ ‌ ​‍ ‌‌‍​‌‌‍‌‌‌‍‌‌​ ‌​​‍ ‌‌‍‌‍‌‍​‌​ ‌ ‌‍​‍​ ​‌​ ​ ​ ‌‍​ ​‌‌‍​ ​ ‍​‌‍​ ‌‍‌‌​‍‌‍‌ ‌​‌ ‍‌‌ ​​‌‍‌‌​ ‌‌ ​​‌‍ ‌ ​ ‌ ‌​​‍‌‍‌ ​​‌‍​‌‌ ‌​‌‍‍​​ ‌‌‍​ ‌‍ ‌‍ ‍‌ ‌​‌‍‌‌‌‍ ‍‌ ‌​​‍‌‌​ ‌‌‌​​‍‌‌ ‌‍‍ ‌‍‌‌‌ ‍‌​‍‌‌​ ​ ‌​‌​​‍‌‌​ ​ ‌​‌​​‍‌‌​ ​‍​ ​‍​ ‌ ​ ​ ‌‍​‍​ ‌‌‌‍‌​​ ​​​ ‌‍​ ‍​​ ‌​​ ‌‌​ ‍​​ ​​​‍‌‌​ ​‍​ ​‍​‍‌‌​ ‌‌‌​‌​​‍ ‍‌‍​ ‌‍‍​‌‍‍‌‌‍ ​‌‍‌​‌ ​‍‌‍‌‌‌‍ ‍​‍‌‌​ ‌‌‌​​‍‌‌ ‌‍‍ ‌‍‌‌‌ ‍‌​‍‌‌​ ​ ‌​‌​​‍‌‌​ ​ ‌​‌​​‍‌‌​ ​‍​ ​‍​ ​​​ ‍​​ ‍‌​ ​‍‌‍​ ‌‍‌​​ ‍​​ ‌ ‌‍‌‍‌‍‌‌​ ​ ​ ‍​​‍‌‌​ ​‍​ ​‍​‍‌‌​ ‌‌‌​‌​​‍ ‍‌ ‌​‌‍‌‌‌ ‍​‌ ‌​​‍‌‍‌ ​​‌‍‌‌‌ ​‍‌ ​ ‌ ​​‌‍‌‌‌‍​ ‌ ‌​‌‍‍‌‌ ‌‍‌‍‌‌​ ‌‌ ​​‌ ‌‌‌‍​‍‌‍ ​‌‍‍‌‌ ​ ‌‍‍​‌‍‌‌‌‍‌​​‍​‍‌ ‌
Does a PMSI apply to services or only goods?​​​​‌ ‍ ​‍​‍‌‍ ‌ ​‍‌‍‍‌‌‍‌ ‌‍‍‌‌‍ ‍​‍​‍​ ‍‍​‍​‍‌ ​ ‌‍​‌‌‍ ‍‌‍‍‌‌ ‌​‌ ‍‌​‍ ‍‌‍‍‌‌‍ ​‍​‍​‍ ​​‍​‍‌‍‍​‌ ​‍‌‍‌‌‌‍‌‍​‍​‍​ ‍‍​‍​‍‌‍‍​‌ ‌​‌ ‌​‌ ​​‌ ​ ​ ‍‍​‍ ​‍ ‌‍ ‌‌‍​‌‌‍​ ‌‍‍ ‌‍​‌‌ ‍‌​‍ ‌‌‍‌ ‌‍ ‌‍ ‌‍‌​‌ ‌ ‌‍‍‌‌‍ ‍​‍ ‍‌ ​ ‌‍​‌‌‍ ‍‌‍‍‌‌ ‌​‌ ‍‌​‍ ‍‌ ​ ‌ ‌​‌ ‌‌‌‍‌​‌‍‍‌‌‍ ​‍ ‌ ​ ‌ ‌​‌ ‌‌‌‍‌​‌‍‍‌‌‍ ​‍ ‌‍‍‌‌‍ ‍‌ ‌​‌‍‌‌‌‍ ‍‌ ‌​​‍ ‌‍‌‌‌‍‌​‌‍‍‌‌ ‌​​‍ ‌‍ ‌‌‍ ‌‍‌​‌‍‌‌​ ‌‌ ​​‌ ​‍‌‍‌‌‌ ​ ‌‍‌‌‌‍ ‍‌ ‌​‌‍​‌‌ ‌​‌‍‍‌‌‍ ‌‍ ‍​ ‍ ‌‍‍‌‌‍‌​​ ‌​ ‍​​ ‌​​ ​​‌‍​ ​ ‌​​ ‍​​ ‌​​ ​‍​‍ ‌‌‍​‌​ ​ ‌‍​‍‌‍​‍​‍ ‌​ ‌​​ ​ ‌‍‌‌​ ‌ ​‍ ‌‌‍​‌‌‍‌‌‌‍‌‌​ ‌​​‍ ‌‌‍‌‍‌‍​‌​ ‌ ‌‍​‍​ ​‌​ ​ ​ ‌‍​ ​‌‌‍​ ​ ‍​‌‍​ ‌‍‌‌​ ‍ ‌ ‌​‌ ‍‌‌ ​​‌‍‌‌​ ‌‌ ​​‌‍ ‌ ​ ‌ ‌​​ ‍ ‌ ​​‌‍​‌‌ ‌​‌‍‍​​ ‌‌‍​ ‌‍ ‌‍ ‍‌ ‌​‌‍‌‌‌‍ ‍‌ ‌​​‍‌‌​ ‌‌‌​​‍‌‌ ‌‍‍ ‌‍‌‌‌ ‍‌​‍‌‌​ ​ ‌​‌​​‍‌‌​ ​ ‌​‌​​‍‌‌​ ​‍​ ​‍‌‍​ ​ ‌‍​ ‌‍​ ‌‍‌‍‌​​ ‌‍​ ‌‌​ ​ ​ ​ ​ ‌​‌‍‌​​ ‌‌​‍‌‌​ ​‍​ ​‍​‍‌‌​ ‌‌‌​‌​​‍ ‍‌‍​ ‌‍‍​‌‍‍‌‌‍ ​‌‍‌​‌ ​‍‌‍‌‌‌‍ ‍​‍‌‌​ ‌‌‌​​‍‌‌ ‌‍‍ ‌‍‌‌‌ ‍‌​‍‌‌​ ​ ‌​‌​​‍‌‌​ ​ ‌​‌​​‍‌‌​ ​‍​ ​‍​ ​ ​ ​‌‌‍‌‍​ ​​​ ‌​​ ‌‍​ ‌​‌‍​‌​ ‌​​ ‌‌‌‍​‌​ ‌‍​‍‌‌​ ​‍​ ​‍​‍‌‌​ ‌‌‌​‌​​‍ ‍‌ ‌​‌‍‌‌‌ ‍​‌ ‌​​ ‌‍​‍‌‍​‌‌ ​ ‌‍‌‌‌‌‌‌‌ ​‍‌‍ ​​ ‌‌‍‍​‌ ‌​‌ ‌​‌ ​​‌ ​ ​‍‌‌​ ​ ‌​​‌​‍‌‌​ ​‍‌​‌‍​‍‌‌​ ​‍‌​‌‍‌‍ ‌‌‍​‌‌‍​ ‌‍‍ ‌‍​‌‌ ‍‌​‍ ‌‌‍‌ ‌‍ ‌‍ ‌‍‌​‌ ‌ ‌‍‍‌‌‍ ‍​‍ ‍‌ ​ ‌‍​‌‌‍ ‍‌‍‍‌‌ ‌​‌ ‍‌​‍ ‍‌ ​ ‌ ‌​‌ ‌‌‌‍‌​‌‍‍‌‌‍ ​‍‌‌​ ​‍‌​‌‍‌ ​ ‌ ‌​‌ ‌‌‌‍‌​‌‍‍‌‌‍ ​‍‌‍‌‍‍‌‌‍‌​​ ‌​ ‍​​ ‌​​ ​​‌‍​ ​ ‌​​ ‍​​ ‌​​ ​‍​‍ ‌‌‍​‌​ ​ ‌‍​‍‌‍​‍​‍ ‌​ ‌​​ ​ ‌‍‌‌​ ‌ ​‍ ‌‌‍​‌‌‍‌‌‌‍‌‌​ ‌​​‍ ‌‌‍‌‍‌‍​‌​ ‌ ‌‍​‍​ ​‌​ ​ ​ ‌‍​ ​‌‌‍​ ​ ‍​‌‍​ ‌‍‌‌​‍‌‍‌ ‌​‌ ‍‌‌ ​​‌‍‌‌​ ‌‌ ​​‌‍ ‌ ​ ‌ ‌​​‍‌‍‌ ​​‌‍​‌‌ ‌​‌‍‍​​ ‌‌‍​ ‌‍ ‌‍ ‍‌ ‌​‌‍‌‌‌‍ ‍‌ ‌​​‍‌‌​ ‌‌‌​​‍‌‌ ‌‍‍ ‌‍‌‌‌ ‍‌​‍‌‌​ ​ ‌​‌​​‍‌‌​ ​ ‌​‌​​‍‌‌​ ​‍​ ​‍‌‍​ ​ ‌‍​ ‌‍​ ‌‍‌‍‌​​ ‌‍​ ‌‌​ ​ ​ ​ ​ ‌​‌‍‌​​ ‌‌​‍‌‌​ ​‍​ ​‍​‍‌‌​ ‌‌‌​‌​​‍ ‍‌‍​ ‌‍‍​‌‍‍‌‌‍ ​‌‍‌​‌ ​‍‌‍‌‌‌‍ ‍​‍‌‌​ ‌‌‌​​‍‌‌ ‌‍‍ ‌‍‌‌‌ ‍‌​‍‌‌​ ​ ‌​‌​​‍‌‌​ ​ ‌​‌​​‍‌‌​ ​‍​ ​‍​ ​ ​ ​‌‌‍‌‍​ ​​​ ‌​​ ‌‍​ ‌​‌‍​‌​ ‌​​ ‌‌‌‍​‌​ ‌‍​‍‌‌​ ​‍​ ​‍​‍‌‌​ ‌‌‌​‌​​‍ ‍‌ ‌​‌‍‌‌‌ ‍​‌ ‌​​‍‌‍‌ ​​‌‍‌‌‌ ​‍‌ ​ ‌ ​​‌‍‌‌‌‍​ ‌ ‌​‌‍‍‌‌ ‌‍‌‍‌‌​ ‌‌ ​​‌ ‌‌‌‍​‍‌‍ ​‌‍‍‌‌ ​ ‌‍‍​‌‍‌‌‌‍‌​​‍​‍‌ ‌
A PMSI generally applies to goods and certain types of personal
property. It does not usually apply to pure services.​​​​‌ ‍ ​‍​‍‌‍ ‌ ​‍‌‍‍‌‌‍‌ ‌‍‍‌‌‍ ‍​‍​‍​ ‍‍​‍​‍‌ ​ ‌‍​‌‌‍ ‍‌‍‍‌‌ ‌​‌ ‍‌​‍ ‍‌‍‍‌‌‍ ​‍​‍​‍ ​​‍​‍‌‍‍​‌ ​‍‌‍‌‌‌‍‌‍​‍​‍​ ‍‍​‍​‍‌‍‍​‌ ‌​‌ ‌​‌ ​​‌ ​ ​ ‍‍​‍ ​‍ ‌‍ ‌‌‍​‌‌‍​ ‌‍‍ ‌‍​‌‌ ‍‌​‍ ‌‌‍‌ ‌‍ ‌‍ ‌‍‌​‌ ‌ ‌‍‍‌‌‍ ‍​‍ ‍‌ ​ ‌‍​‌‌‍ ‍‌‍‍‌‌ ‌​‌ ‍‌​‍ ‍‌ ​ ‌ ‌​‌ ‌‌‌‍‌​‌‍‍‌‌‍ ​‍ ‌ ​ ‌ ‌​‌ ‌‌‌‍‌​‌‍‍‌‌‍ ​‍ ‌‍‍‌‌‍ ‍‌ ‌​‌‍‌‌‌‍ ‍‌ ‌​​‍ ‌‍‌‌‌‍‌​‌‍‍‌‌ ‌​​‍ ‌‍ ‌‌‍ ‌‍‌​‌‍‌‌​ ‌‌ ​​‌ ​‍‌‍‌‌‌ ​ ‌‍‌‌‌‍ ‍‌ ‌​‌‍​‌‌ ‌​‌‍‍‌‌‍ ‌‍ ‍​ ‍ ‌‍‍‌‌‍‌​​ ‌​ ‍​​ ‌​​ ​​‌‍​ ​ ‌​​ ‍​​ ‌​​ ​‍​‍ ‌‌‍​‌​ ​ ‌‍​‍‌‍​‍​‍ ‌​ ‌​​ ​ ‌‍‌‌​ ‌ ​‍ ‌‌‍​‌‌‍‌‌‌‍‌‌​ ‌​​‍ ‌‌‍‌‍‌‍​‌​ ‌ ‌‍​‍​ ​‌​ ​ ​ ‌‍​ ​‌‌‍​ ​ ‍​‌‍​ ‌‍‌‌​ ‍ ‌ ‌​‌ ‍‌‌ ​​‌‍‌‌​ ‌‌ ​​‌‍ ‌ ​ ‌ ‌​​ ‍ ‌ ​​‌‍​‌‌ ‌​‌‍‍​​ ‌‌‍​ ‌‍ ‌‍ ‍‌ ‌​‌‍‌‌‌‍ ‍‌ ‌​​‍‌‌​ ‌‌‌​​‍‌‌ ‌‍‍ ‌‍‌‌‌ ‍‌​‍‌‌​ ​ ‌​‌​​‍‌‌​ ​ ‌​‌​​‍‌‌​ ​‍​ ​‍‌‍​ ​ ​ ​ ‍‌​ ​ ​ ‌‌​ ‌‍‌‍‌‌‌‍‌‍​ ​‌​ ‍​‌‍‌‌‌‍‌​​‍‌‌​ ​‍​ ​‍​‍‌‌​ ‌‌‌​‌​​‍ ‍‌‍​ ‌‍‍​‌‍‍‌‌‍ ​‌‍‌​‌ ​‍‌‍‌‌‌‍ ‍​‍‌‌​ ‌‌‌​​‍‌‌ ‌‍‍ ‌‍‌‌‌ ‍‌​‍‌‌​ ​ ‌​‌​​‍‌‌​ ​ ‌​‌​​‍‌‌​ ​‍​ ​‍​ ‌‌​ ‌‌‌‍​‍​ ‌ ​ ​​​ ​‍‌‍​‌​ ‌ ​ ‍​‌‍​ ​ ‌‍‌‍‌‌​‍‌‌​ ​‍​ ​‍​‍‌‌​ ‌‌‌​‌​​‍ ‍‌ ‌​‌‍‌‌‌ ‍​‌ ‌​​ ‌‍​‍‌‍​‌‌ ​ ‌‍‌‌‌‌‌‌‌ ​‍‌‍ ​​ ‌‌‍‍​‌ ‌​‌ ‌​‌ ​​‌ ​ ​‍‌‌​ ​ ‌​​‌​‍‌‌​ ​‍‌​‌‍​‍‌‌​ ​‍‌​‌‍‌‍ ‌‌‍​‌‌‍​ ‌‍‍ ‌‍​‌‌ ‍‌​‍ ‌‌‍‌ ‌‍ ‌‍ ‌‍‌​‌ ‌ ‌‍‍‌‌‍ ‍​‍ ‍‌ ​ ‌‍​‌‌‍ ‍‌‍‍‌‌ ‌​‌ ‍‌​‍ ‍‌ ​ ‌ ‌​‌ ‌‌‌‍‌​‌‍‍‌‌‍ ​‍‌‌​ ​‍‌​‌‍‌ ​ ‌ ‌​‌ ‌‌‌‍‌​‌‍‍‌‌‍ ​‍‌‍‌‍‍‌‌‍‌​​ ‌​ ‍​​ ‌​​ ​​‌‍​ ​ ‌​​ ‍​​ ‌​​ ​‍​‍ ‌‌‍​‌​ ​ ‌‍​‍‌‍​‍​‍ ‌​ ‌​​ ​ ‌‍‌‌​ ‌ ​‍ ‌‌‍​‌‌‍‌‌‌‍‌‌​ ‌​​‍ ‌‌‍‌‍‌‍​‌​ ‌ ‌‍​‍​ ​‌​ ​ ​ ‌‍​ ​‌‌‍​ ​ ‍​‌‍​ ‌‍‌‌​‍‌‍‌ ‌​‌ ‍‌‌ ​​‌‍‌‌​ ‌‌ ​​‌‍ ‌ ​ ‌ ‌​​‍‌‍‌ ​​‌‍​‌‌ ‌​‌‍‍​​ ‌‌‍​ ‌‍ ‌‍ ‍‌ ‌​‌‍‌‌‌‍ ‍‌ ‌​​‍‌‌​ ‌‌‌​​‍‌‌ ‌‍‍ ‌‍‌‌‌ ‍‌​‍‌‌​ ​ ‌​‌​​‍‌‌​ ​ ‌​‌​​‍‌‌​ ​‍​ ​‍‌‍​ ​ ​ ​ ‍‌​ ​ ​ ‌‌​ ‌‍‌‍‌‌‌‍‌‍​ ​‌​ ‍​‌‍‌‌‌‍‌​​‍‌‌​ ​‍​ ​‍​‍‌‌​ ‌‌‌​‌​​‍ ‍‌‍​ ‌‍‍​‌‍‍‌‌‍ ​‌‍‌​‌ ​‍‌‍‌‌‌‍ ‍​‍‌‌​ ‌‌‌​​‍‌‌ ‌‍‍ ‌‍‌‌‌ ‍‌​‍‌‌​ ​ ‌​‌​​‍‌‌​ ​ ‌​‌​​‍‌‌​ ​‍​ ​‍​ ‌‌​ ‌‌‌‍​‍​ ‌ ​ ​​​ ​‍‌‍​‌​ ‌ ​ ‍​‌‍​ ​ ‌‍‌‍‌‌​‍‌‌​ ​‍​ ​‍​‍‌‌​ ‌‌‌​‌​​‍ ‍‌ ‌​‌‍‌‌‌ ‍​‌ ‌​​‍‌‍‌ ​​‌‍‌‌‌ ​‍‌ ​ ‌ ​​‌‍‌‌‌‍​ ‌ ‌​‌‍‍‌‌ ‌‍‌‍‌‌​ ‌‌ ​​‌ ‌‌‌‍​‍‌‍ ​‌‍‍‌‌ ​ ‌‍‍​‌‍‌‌‌‍‌​​‍​‍‌ ‌
What happens if two PMSIs exist over the same
goods?​​​​‌ ‍ ​‍​‍‌‍ ‌ ​‍‌‍‍‌‌‍‌ ‌‍‍‌‌‍ ‍​‍​‍​ ‍‍​‍​‍‌ ​ ‌‍​‌‌‍ ‍‌‍‍‌‌ ‌​‌ ‍‌​‍ ‍‌‍‍‌‌‍ ​‍​‍​‍ ​​‍​‍‌‍‍​‌ ​‍‌‍‌‌‌‍‌‍​‍​‍​ ‍‍​‍​‍‌‍‍​‌ ‌​‌ ‌​‌ ​​‌ ​ ​ ‍‍​‍ ​‍ ‌‍ ‌‌‍​‌‌‍​ ‌‍‍ ‌‍​‌‌ ‍‌​‍ ‌‌‍‌ ‌‍ ‌‍ ‌‍‌​‌ ‌ ‌‍‍‌‌‍ ‍​‍ ‍‌ ​ ‌‍​‌‌‍ ‍‌‍‍‌‌ ‌​‌ ‍‌​‍ ‍‌ ​ ‌ ‌​‌ ‌‌‌‍‌​‌‍‍‌‌‍ ​‍ ‌ ​ ‌ ‌​‌ ‌‌‌‍‌​‌‍‍‌‌‍ ​‍ ‌‍‍‌‌‍ ‍‌ ‌​‌‍‌‌‌‍ ‍‌ ‌​​‍ ‌‍‌‌‌‍‌​‌‍‍‌‌ ‌​​‍ ‌‍ ‌‌‍ ‌‍‌​‌‍‌‌​ ‌‌ ​​‌ ​‍‌‍‌‌‌ ​ ‌‍‌‌‌‍ ‍‌ ‌​‌‍​‌‌ ‌​‌‍‍‌‌‍ ‌‍ ‍​ ‍ ‌‍‍‌‌‍‌​​ ‌​ ‍​​ ‌​​ ​​‌‍​ ​ ‌​​ ‍​​ ‌​​ ​‍​‍ ‌‌‍​‌​ ​ ‌‍​‍‌‍​‍​‍ ‌​ ‌​​ ​ ‌‍‌‌​ ‌ ​‍ ‌‌‍​‌‌‍‌‌‌‍‌‌​ ‌​​‍ ‌‌‍‌‍‌‍​‌​ ‌ ‌‍​‍​ ​‌​ ​ ​ ‌‍​ ​‌‌‍​ ​ ‍​‌‍​ ‌‍‌‌​ ‍ ‌ ‌​‌ ‍‌‌ ​​‌‍‌‌​ ‌‌ ​​‌‍ ‌ ​ ‌ ‌​​ ‍ ‌ ​​‌‍​‌‌ ‌​‌‍‍​​ ‌‌‍​ ‌‍ ‌‍ ‍‌ ‌​‌‍‌‌‌‍ ‍‌ ‌​​‍‌‌​ ‌‌‌​​‍‌‌ ‌‍‍ ‌‍‌‌‌ ‍‌​‍‌‌​ ​ ‌​‌​​‍‌‌​ ​ ‌​‌​​‍‌‌​ ​‍​ ​‍​ ‌​​ ‍​‌‍‌‌​ ‌‍‌‍‌‌‌‍‌​​ ​​​ ‌ ‌‍‌‌​ ​ ​ ‌​‌‍​‍​‍‌‌​ ​‍​ ​‍​‍‌‌​ ‌‌‌​‌​​‍ ‍‌‍​ ‌‍‍​‌‍‍‌‌‍ ​‌‍‌​‌ ​‍‌‍‌‌‌‍ ‍​‍‌‌​ ‌‌‌​​‍‌‌ ‌‍‍ ‌‍‌‌‌ ‍‌​‍‌‌​ ​ ‌​‌​​‍‌‌​ ​ ‌​‌​​‍‌‌​ ​‍​ ​‍​ ‌​​ ‌‌‌‍​‌​ ​‍​ ​​​ ​ ​ ‌​‌‍‌‌‌‍‌‍​ ‌‍​ ​ ‌‍‌​​‍‌‌​ ​‍​ ​‍​‍‌‌​ ‌‌‌​‌​​‍ ‍‌ ‌​‌‍‌‌‌ ‍​‌ ‌​​ ‌‍​‍‌‍​‌‌ ​ ‌‍‌‌‌‌‌‌‌ ​‍‌‍ ​​ ‌‌‍‍​‌ ‌​‌ ‌​‌ ​​‌ ​ ​‍‌‌​ ​ ‌​​‌​‍‌‌​ ​‍‌​‌‍​‍‌‌​ ​‍‌​‌‍‌‍ ‌‌‍​‌‌‍​ ‌‍‍ ‌‍​‌‌ ‍‌​‍ ‌‌‍‌ ‌‍ ‌‍ ‌‍‌​‌ ‌ ‌‍‍‌‌‍ ‍​‍ ‍‌ ​ ‌‍​‌‌‍ ‍‌‍‍‌‌ ‌​‌ ‍‌​‍ ‍‌ ​ ‌ ‌​‌ ‌‌‌‍‌​‌‍‍‌‌‍ ​‍‌‌​ ​‍‌​‌‍‌ ​ ‌ ‌​‌ ‌‌‌‍‌​‌‍‍‌‌‍ ​‍‌‍‌‍‍‌‌‍‌​​ ‌​ ‍​​ ‌​​ ​​‌‍​ ​ ‌​​ ‍​​ ‌​​ ​‍​‍ ‌‌‍​‌​ ​ ‌‍​‍‌‍​‍​‍ ‌​ ‌​​ ​ ‌‍‌‌​ ‌ ​‍ ‌‌‍​‌‌‍‌‌‌‍‌‌​ ‌​​‍ ‌‌‍‌‍‌‍​‌​ ‌ ‌‍​‍​ ​‌​ ​ ​ ‌‍​ ​‌‌‍​ ​ ‍​‌‍​ ‌‍‌‌​‍‌‍‌ ‌​‌ ‍‌‌ ​​‌‍‌‌​ ‌‌ ​​‌‍ ‌ ​ ‌ ‌​​‍‌‍‌ ​​‌‍​‌‌ ‌​‌‍‍​​ ‌‌‍​ ‌‍ ‌‍ ‍‌ ‌​‌‍‌‌‌‍ ‍‌ ‌​​‍‌‌​ ‌‌‌​​‍‌‌ ‌‍‍ ‌‍‌‌‌ ‍‌​‍‌‌​ ​ ‌​‌​​‍‌‌​ ​ ‌​‌​​‍‌‌​ ​‍​ ​‍​ ‌​​ ‍​‌‍‌‌​ ‌‍‌‍‌‌‌‍‌​​ ​​​ ‌ ‌‍‌‌​ ​ ​ ‌​‌‍​‍​‍‌‌​ ​‍​ ​‍​‍‌‌​ ‌‌‌​‌​​‍ ‍‌‍​ ‌‍‍​‌‍‍‌‌‍ ​‌‍‌​‌ ​‍‌‍‌‌‌‍ ‍​‍‌‌​ ‌‌‌​​‍‌‌ ‌‍‍ ‌‍‌‌‌ ‍‌​‍‌‌​ ​ ‌​‌​​‍‌‌​ ​ ‌​‌​​‍‌‌​ ​‍​ ​‍​ ‌​​ ‌‌‌‍​‌​ ​‍​ ​​​ ​ ​ ‌​‌‍‌‌‌‍‌‍​ ‌‍​ ​ ‌‍‌​​‍‌‌​ ​‍​ ​‍​‍‌‌​ ‌‌‌​‌​​‍ ‍‌ ‌​‌‍‌‌‌ ‍​‌ ‌​​‍‌‍‌ ​​‌‍‌‌‌ ​‍‌ ​ ‌ ​​‌‍‌‌‌‍​ ‌ ‌​‌‍‍‌‌ ‌‍‌‍‌‌​ ‌‌ ​​‌ ‌‌‌‍​‍‌‍ ​‌‍‍‌‌ ​ ‌‍‍​‌‍‌‌‌‍‌​​‍​‍‌ ‌
Specific rules apply. Generally, a seller's PMSI for unpaid purchase
price takes priority over a lender's PMSI for the same goods. Get
advice if you're in this situation, as the order matters.​​​​‌ ‍ ​‍​‍‌‍ ‌ ​‍‌‍‍‌‌‍‌ ‌‍‍‌‌‍ ‍​‍​‍​ ‍‍​‍​‍‌ ​ ‌‍​‌‌‍ ‍‌‍‍‌‌ ‌​‌ ‍‌​‍ ‍‌‍‍‌‌‍ ​‍​‍​‍ ​​‍​‍‌‍‍​‌ ​‍‌‍‌‌‌‍‌‍​‍​‍​ ‍‍​‍​‍‌‍‍​‌ ‌​‌ ‌​‌ ​​‌ ​ ​ ‍‍​‍ ​‍ ‌‍ ‌‌‍​‌‌‍​ ‌‍‍ ‌‍​‌‌ ‍‌​‍ ‌‌‍‌ ‌‍ ‌‍ ‌‍‌​‌ ‌ ‌‍‍‌‌‍ ‍​‍ ‍‌ ​ ‌‍​‌‌‍ ‍‌‍‍‌‌ ‌​‌ ‍‌​‍ ‍‌ ​ ‌ ‌​‌ ‌‌‌‍‌​‌‍‍‌‌‍ ​‍ ‌ ​ ‌ ‌​‌ ‌‌‌‍‌​‌‍‍‌‌‍ ​‍ ‌‍‍‌‌‍ ‍‌ ‌​‌‍‌‌‌‍ ‍‌ ‌​​‍ ‌‍‌‌‌‍‌​‌‍‍‌‌ ‌​​‍ ‌‍ ‌‌‍ ‌‍‌​‌‍‌‌​ ‌‌ ​​‌ ​‍‌‍‌‌‌ ​ ‌‍‌‌‌‍ ‍‌ ‌​‌‍​‌‌ ‌​‌‍‍‌‌‍ ‌‍ ‍​ ‍ ‌‍‍‌‌‍‌​​ ‌​ ‍​​ ‌​​ ​​‌‍​ ​ ‌​​ ‍​​ ‌​​ ​‍​‍ ‌‌‍​‌​ ​ ‌‍​‍‌‍​‍​‍ ‌​ ‌​​ ​ ‌‍‌‌​ ‌ ​‍ ‌‌‍​‌‌‍‌‌‌‍‌‌​ ‌​​‍ ‌‌‍‌‍‌‍​‌​ ‌ ‌‍​‍​ ​‌​ ​ ​ ‌‍​ ​‌‌‍​ ​ ‍​‌‍​ ‌‍‌‌​ ‍ ‌ ‌​‌ ‍‌‌ ​​‌‍‌‌​ ‌‌ ​​‌‍ ‌ ​ ‌ ‌​​ ‍ ‌ ​​‌‍​‌‌ ‌​‌‍‍​​ ‌‌‍​ ‌‍ ‌‍ ‍‌ ‌​‌‍‌‌‌‍ ‍‌ ‌​​‍‌‌​ ‌‌‌​​‍‌‌ ‌‍‍ ‌‍‌‌‌ ‍‌​‍‌‌​ ​ ‌​‌​​‍‌‌​ ​ ‌​‌​​‍‌‌​ ​‍​ ​‍​ ‍‌​ ​​​ ‍​‌‍​‍​ ​‍‌‍​ ‌‍‌‌​ ‌​‌‍‌‍‌‍​‌‌‍‌​‌‍​‌​‍‌‌​ ​‍​ ​‍​‍‌‌​ ‌‌‌​‌​​‍ ‍‌‍​ ‌‍‍​‌‍‍‌‌‍ ​‌‍‌​‌ ​‍‌‍‌‌‌‍ ‍​‍‌‌​ ‌‌‌​​‍‌‌ ‌‍‍ ‌‍‌‌‌ ‍‌​‍‌‌​ ​ ‌​‌​​‍‌‌​ ​ ‌​‌​​‍‌‌​ ​‍​ ​‍​ ​​‌‍‌​‌‍​‌​ ​‍​ ‌‍​ ​‍​ ​‌​ ‌‍​ ​‌‌‍​‌​ ​​‌‍‌‍​‍‌‌​ ​‍​ ​‍​‍‌‌​ ‌‌‌​‌​​‍ ‍‌ ‌​‌‍‌‌‌ ‍​‌ ‌​​ ‌‍​‍‌‍​‌‌ ​ ‌‍‌‌‌‌‌‌‌ ​‍‌‍ ​​ ‌‌‍‍​‌ ‌​‌ ‌​‌ ​​‌ ​ ​‍‌‌​ ​ ‌​​‌​‍‌‌​ ​‍‌​‌‍​‍‌‌​ ​‍‌​‌‍‌‍ ‌‌‍​‌‌‍​ ‌‍‍ ‌‍​‌‌ ‍‌​‍ ‌‌‍‌ ‌‍ ‌‍ ‌‍‌​‌ ‌ ‌‍‍‌‌‍ ‍​‍ ‍‌ ​ ‌‍​‌‌‍ ‍‌‍‍‌‌ ‌​‌ ‍‌​‍ ‍‌ ​ ‌ ‌​‌ ‌‌‌‍‌​‌‍‍‌‌‍ ​‍‌‌​ ​‍‌​‌‍‌ ​ ‌ ‌​‌ ‌‌‌‍‌​‌‍‍‌‌‍ ​‍‌‍‌‍‍‌‌‍‌​​ ‌​ ‍​​ ‌​​ ​​‌‍​ ​ ‌​​ ‍​​ ‌​​ ​‍​‍ ‌‌‍​‌​ ​ ‌‍​‍‌‍​‍​‍ ‌​ ‌​​ ​ ‌‍‌‌​ ‌ ​‍ ‌‌‍​‌‌‍‌‌‌‍‌‌​ ‌​​‍ ‌‌‍‌‍‌‍​‌​ ‌ ‌‍​‍​ ​‌​ ​ ​ ‌‍​ ​‌‌‍​ ​ ‍​‌‍​ ‌‍‌‌​‍‌‍‌ ‌​‌ ‍‌‌ ​​‌‍‌‌​ ‌‌ ​​‌‍ ‌ ​ ‌ ‌​​‍‌‍‌ ​​‌‍​‌‌ ‌​‌‍‍​​ ‌‌‍​ ‌‍ ‌‍ ‍‌ ‌​‌‍‌‌‌‍ ‍‌ ‌​​‍‌‌​ ‌‌‌​​‍‌‌ ‌‍‍ ‌‍‌‌‌ ‍‌​‍‌‌​ ​ ‌​‌​​‍‌‌​ ​ ‌​‌​​‍‌‌​ ​‍​ ​‍​ ‍‌​ ​​​ ‍​‌‍​‍​ ​‍‌‍​ ‌‍‌‌​ ‌​‌‍‌‍‌‍​‌‌‍‌​‌‍​‌​‍‌‌​ ​‍​ ​‍​‍‌‌​ ‌‌‌​‌​​‍ ‍‌‍​ ‌‍‍​‌‍‍‌‌‍ ​‌‍‌​‌ ​‍‌‍‌‌‌‍ ‍​‍‌‌​ ‌‌‌​​‍‌‌ ‌‍‍ ‌‍‌‌‌ ‍‌​‍‌‌​ ​ ‌​‌​​‍‌‌​ ​ ‌​‌​​‍‌‌​ ​‍​ ​‍​ ​​‌‍‌​‌‍​‌​ ​‍​ ‌‍​ ​‍​ ​‌​ ‌‍​ ​‌‌‍​‌​ ​​‌‍‌‍​‍‌‌​ ​‍​ ​‍​‍‌‌​ ‌‌‌​‌​​‍ ‍‌ ‌​‌‍‌‌‌ ‍​‌ ‌​​‍‌‍‌ ​​‌‍‌‌‌ ​‍‌ ​ ‌ ​​‌‍‌‌‌‍​ ‌ ‌​‌‍‍‌‌ ‌‍‌‍‌‌​ ‌‌ ​​‌ ‌‌‌‍​‍‌‍ ​‌‍‍‌‌ ​ ‌‍‍​‌‍‌‌‌‍‌​​‍​‍‌ ‌
Get in touch​​​​‌ ‍ ​‍​‍‌‍ ‌ ​‍‌‍‍‌‌‍‌ ‌‍‍‌‌‍ ‍​‍​‍​ ‍‍​‍​‍‌ ​ ‌‍​‌‌‍ ‍‌‍‍‌‌ ‌​‌ ‍‌​‍ ‍‌‍‍‌‌‍ ​‍​‍​‍ ​​‍​‍‌‍‍​‌ ​‍‌‍‌‌‌‍‌‍​‍​‍​ ‍‍​‍​‍‌‍‍​‌ ‌​‌ ‌​‌ ​​‌ ​ ​ ‍‍​‍ ​‍ ‌‍ ‌‌‍​‌‌‍​ ‌‍‍ ‌‍​‌‌ ‍‌​‍ ‌‌‍‌ ‌‍ ‌‍ ‌‍‌​‌ ‌ ‌‍‍‌‌‍ ‍​‍ ‍‌ ​ ‌‍​‌‌‍ ‍‌‍‍‌‌ ‌​‌ ‍‌​‍ ‍‌ ​ ‌ ‌​‌ ‌‌‌‍‌​‌‍‍‌‌‍ ​‍ ‌ ​ ‌ ‌​‌ ‌‌‌‍‌​‌‍‍‌‌‍ ​‍ ‌‍‍‌‌‍ ‍‌ ‌​‌‍‌‌‌‍ ‍‌ ‌​​‍ ‌‍‌‌‌‍‌​‌‍‍‌‌ ‌​​‍ ‌‍ ‌‌‍ ‌‍‌​‌‍‌‌​ ‌‌ ​​‌ ​‍‌‍‌‌‌ ​ ‌‍‌‌‌‍ ‍‌ ‌​‌‍​‌‌ ‌​‌‍‍‌‌‍ ‌‍ ‍​ ‍ ‌‍‍‌‌‍‌​​ ‌​ ‍​​ ‌​​ ​​‌‍​ ​ ‌​​ ‍​​ ‌​​ ​‍​‍ ‌‌‍​‌​ ​ ‌‍​‍‌‍​‍​‍ ‌​ ‌​​ ​ ‌‍‌‌​ ‌ ​‍ ‌‌‍​‌‌‍‌‌‌‍‌‌​ ‌​​‍ ‌‌‍‌‍‌‍​‌​ ‌ ‌‍​‍​ ​‌​ ​ ​ ‌‍​ ​‌‌‍​ ​ ‍​‌‍​ ‌‍‌‌​ ‍ ‌ ‌​‌ ‍‌‌ ​​‌‍‌‌​ ‌‌ ​​‌‍ ‌ ​ ‌ ‌​​ ‍ ‌ ​​‌‍​‌‌ ‌​‌‍‍​​ ‌‌‍‌‍‌‍ ‌ ​‍‌‍ ‌‌​‌​‌‍​‌‌ ‌​‌‍​‌​‍ ‍‌‍‌‍‌‍ ‌ ​‍‌‍ ‌‌​‌​‌‍‌‌‌ ​ ‌‍​ ‌ ​‍‌‍‍‌‌ ​​‌ ‌​‌‍‍‌‌‍ ‌‍ ‍​‍‌‌​ ‌‌‌​​‍‌‌ ‌‍‍ ‌‍‌‌‌ ‍‌​‍‌‌​ ​ ‌​‌​​‍‌‌​ ​ ‌​‌​​‍‌‌​ ​‍​ ​‍‌‍​‍​ ​‌‌‍‌‌​ ​‍‌‍​‌​ ‍‌​ ‌ ‌‍​‍‌‍‌​​ ‍‌‌‍‌‌​ ‌​‌‍​‌‌‍​ ‌‍​ ​ ‍​​ ​‍​ ​ ​ ‌‍​ ​‌​ ‍​‌‍​‌​ ‌‍​ ‍‌​ ‍​​ ​​‌‍‌‌​ ‍​​ ​‍​ ‍‌​ ‍‌​ ‌ ​‍‌‌​ ​‍​ ​‍​‍‌‌​ ‌‌‌​‌​​‍ ‍‌‍​ ‌‍‍​‌‍‍‌‌‍ ​‌‍‌​‌ ​‍‌‍‌‌‌‍ ‍​‍‌‌​ ‌‌‌​​‍‌‌ ‌‍‍ ‌‍‌‌‌ ‍‌​‍‌‌​ ​ ‌​‌​​‍‌‌​ ​ ‌​‌​​‍‌‌​ ​‍​ ​‍​ ‌ ​ ‍‌‌‍​‌​ ‌‌​ ​‌‌‍‌‍​ ‍​​ ‌​​ ​​​ ‌​‌‍​‌​ ‍‌‌‍​‌​ ‌​‌‍​‍​ ‌​‌‍‌‌‌‍‌​‌‍‌‌​ ‌‍​ ‌ ​ ‍​​ ‌​​ ​‌‌‍​‌​ ‌‍‌‍‌‍​ ​‌​ ​‌​ ‌‌‌‍‌‌​ ‌​​‍‌‌​ ​‍​ ​‍​‍‌‌​ ‌‌‌​‌​​‍ ‍‌ ‌​‌‍‌‌‌ ‍​‌ ‌​​ ‌‍​‍‌‍​‌‌ ​ ‌‍‌‌‌‌‌‌‌ ​‍‌‍ ​​ ‌‌‍‍​‌ ‌​‌ ‌​‌ ​​‌ ​ ​‍‌‌​ ​ ‌​​‌​‍‌‌​ ​‍‌​‌‍​‍‌‌​ ​‍‌​‌‍‌‍ ‌‌‍​‌‌‍​ ‌‍‍ ‌‍​‌‌ ‍‌​‍ ‌‌‍‌ ‌‍ ‌‍ ‌‍‌​‌ ‌ ‌‍‍‌‌‍ ‍​‍ ‍‌ ​ ‌‍​‌‌‍ ‍‌‍‍‌‌ ‌​‌ ‍‌​‍ ‍‌ ​ ‌ ‌​‌ ‌‌‌‍‌​‌‍‍‌‌‍ ​‍‌‌​ ​‍‌​‌‍‌ ​ ‌ ‌​‌ ‌‌‌‍‌​‌‍‍‌‌‍ ​‍‌‍‌‍‍‌‌‍‌​​ ‌​ ‍​​ ‌​​ ​​‌‍​ ​ ‌​​ ‍​​ ‌​​ ​‍​‍ ‌‌‍​‌​ ​ ‌‍​‍‌‍​‍​‍ ‌​ ‌​​ ​ ‌‍‌‌​ ‌ ​‍ ‌‌‍​‌‌‍‌‌‌‍‌‌​ ‌​​‍ ‌‌‍‌‍‌‍​‌​ ‌ ‌‍​‍​ ​‌​ ​ ​ ‌‍​ ​‌‌‍​ ​ ‍​‌‍​ ‌‍‌‌​‍‌‍‌ ‌​‌ ‍‌‌ ​​‌‍‌‌​ ‌‌ ​​‌‍ ‌ ​ ‌ ‌​​‍‌‍‌ ​​‌‍​‌‌ ‌​‌‍‍​​ ‌‌‍‌‍‌‍ ‌ ​‍‌‍ ‌‌​‌​‌‍​‌‌ ‌​‌‍​‌​‍ ‍‌‍‌‍‌‍ ‌ ​‍‌‍ ‌‌​‌​‌‍‌‌‌ ​ ‌‍​ ‌ ​‍‌‍‍‌‌ ​​‌ ‌​‌‍‍‌‌‍ ‌‍ ‍​‍‌‌​ ‌‌‌​​‍‌‌ ‌‍‍ ‌‍‌‌‌ ‍‌​‍‌‌​ ​ ‌​‌​​‍‌‌​ ​ ‌​‌​​‍‌‌​ ​‍​ ​‍‌‍​‍​ ​‌‌‍‌‌​ ​‍‌‍​‌​ ‍‌​ ‌ ‌‍​‍‌‍‌​​ ‍‌‌‍‌‌​ ‌​‌‍​‌‌‍​ ‌‍​ ​ ‍​​ ​‍​ ​ ​ ‌‍​ ​‌​ ‍​‌‍​‌​ ‌‍​ ‍‌​ ‍​​ ​​‌‍‌‌​ ‍​​ ​‍​ ‍‌​ ‍‌​ ‌ ​‍‌‌​ ​‍​ ​‍​‍‌‌​ ‌‌‌​‌​​‍ ‍‌‍​ ‌‍‍​‌‍‍‌‌‍ ​‌‍‌​‌ ​‍‌‍‌‌‌‍ ‍​‍‌‌​ ‌‌‌​​‍‌‌ ‌‍‍ ‌‍‌‌‌ ‍‌​‍‌‌​ ​ ‌​‌​​‍‌‌​ ​ ‌​‌​​‍‌‌​ ​‍​ ​‍​ ‌ ​ ‍‌‌‍​‌​ ‌‌​ ​‌‌‍‌‍​ ‍​​ ‌​​ ​​​ ‌​‌‍​‌​ ‍‌‌‍​‌​ ‌​‌‍​‍​ ‌​‌‍‌‌‌‍‌​‌‍‌‌​ ‌‍​ ‌ ​ ‍​​ ‌​​ ​‌‌‍​‌​ ‌‍‌‍‌‍​ ​‌​ ​‌​ ‌‌‌‍‌‌​ ‌​​‍‌‌​ ​‍​ ​‍​‍‌‌​ ‌‌‌​‌​​‍ ‍‌ ‌​‌‍‌‌‌ ‍​‌ ‌​​‍‌‍‌ ​​‌‍‌‌‌ ​‍‌ ​ ‌ ​​‌‍‌‌‌‍​ ‌ ‌​‌‍‍‌‌ ‌‍‌‍‌‌​ ‌‌ ​​‌ ‌‌‌‍​‍‌‍ ​‌‍‍‌‌ ​ ‌‍‍​‌‍‌‌‌‍‌​​‍​‍‌ ‌
Speak to one of our experts now for a free consultation. Enter your
details below or call ​​​​‌ ‍ ​‍​‍‌‍ ‌ ​‍‌‍‍‌‌‍‌ ‌‍‍‌‌‍ ‍​‍​‍​ ‍‍​‍​‍‌ ​ ‌‍​‌‌‍ ‍‌‍‍‌‌ ‌​‌ ‍‌​‍ ‍‌‍‍‌‌‍ ​‍​‍​‍ ​​‍​‍‌‍‍​‌ ​‍‌‍‌‌‌‍‌‍​‍​‍​ ‍‍​‍​‍‌‍‍​‌ ‌​‌ ‌​‌ ​​‌ ​ ​ ‍‍​‍ ​‍ ‌‍ ‌‌‍​‌‌‍​ ‌‍‍ ‌‍​‌‌ ‍‌​‍ ‌‌‍‌ ‌‍ ‌‍ ‌‍‌​‌ ‌ ‌‍‍‌‌‍ ‍​‍ ‍‌ ​ ‌‍​‌‌‍ ‍‌‍‍‌‌ ‌​‌ ‍‌​‍ ‍‌ ​ ‌ ‌​‌ ‌‌‌‍‌​‌‍‍‌‌‍ ​‍ ‌ ​ ‌ ‌​‌ ‌‌‌‍‌​‌‍‍‌‌‍ ​‍ ‌‍‍‌‌‍ ‍‌ ‌​‌‍‌‌‌‍ ‍‌ ‌​​‍ ‌‍‌‌‌‍‌​‌‍‍‌‌ ‌​​‍ ‌‍ ‌‌‍ ‌‍‌​‌‍‌‌​ ‌‌ ​​‌ ​‍‌‍‌‌‌ ​ ‌‍‌‌‌‍ ‍‌ ‌​‌‍​‌‌ ‌​‌‍‍‌‌‍ ‌‍ ‍​ ‍ ‌‍‍‌‌‍‌​​ ‌​ ‍​​ ‌​​ ​​‌‍​ ​ ‌​​ ‍​​ ‌​​ ​‍​‍ ‌‌‍​‌​ ​ ‌‍​‍‌‍​‍​‍ ‌​ ‌​​ ​ ‌‍‌‌​ ‌ ​‍ ‌‌‍​‌‌‍‌‌‌‍‌‌​ ‌​​‍ ‌‌‍‌‍‌‍​‌​ ‌ ‌‍​‍​ ​‌​ ​ ​ ‌‍​ ​‌‌‍​ ​ ‍​‌‍​ ‌‍‌‌​ ‍ ‌ ‌​‌ ‍‌‌ ​​‌‍‌‌​ ‌‌ ​​‌‍ ‌ ​ ‌ ‌​​ ‍ ‌ ​​‌‍​‌‌ ‌​‌‍‍​​ ‌‌‍‌‍‌‍ ‌ ​‍‌‍ ‌‌​‌​‌‍​‌‌ ‌​‌‍​‌​‍ ‍‌‍‌‍‌‍ ‌ ​‍‌‍ ‌‌​‌​‌‍‌‌‌ ​ ‌‍​ ‌ ​‍‌‍‍‌‌ ​​‌ ‌​‌‍‍‌‌‍ ‌‍ ‍​‍‌‌​ ‌‌‌​​‍‌‌ ‌‍‍ ‌‍‌‌‌ ‍‌​‍‌‌​ ​ ‌​‌​​‍‌‌​ ​ ‌​‌​​‍‌‌​ ​‍​ ​‍‌‍‌‍​ ​ ‌‍​‍​ ‌​​ ‌​​ ​​‌‍‌‌​ ‌‌​ ‌‌​ ‌ ​ ‌‍‌‍​‍‌‍‌​‌‍‌​​ ​‌​ ‌‌‌‍‌​‌‍‌‌​ ‌ ​ ‌ ​ ​ ‌‍​‌​ ‍​​ ​‍‌‍​ ​ ​​‌‍​‌​ ​‍​ ‌​‌‍​‌​ ​​​ ‍​​‍‌‌​ ​‍​ ​‍​‍‌‌​ ‌‌‌​‌​​‍ ‍‌‍​ ‌‍‍​‌‍‍‌‌‍ ​‌‍‌​‌ ​‍‌‍‌‌‌‍ ‍​‍‌‌​ ‌‌‌​​‍‌‌ ‌‍‍ ‌‍‌‌‌ ‍‌​‍‌‌​ ​ ‌​‌​​‍‌‌​ ​ ‌​‌​​‍‌‌​ ​‍​ ​‍​ ‌‍​ ​‍​ ​ ‌‍‌‍​ ​​‌‍​ ‌‍​‌‌‍‌‍‌‍​ ​ ‌‌​ ​ ‌‍​ ​ ‌ ​ ‍‌‌‍‌‌​ ​‍​ ‌​​ ‌ ‌‍‌​​ ​‍​ ‌​‌‍‌‌​ ​‌​ ​​‌‍‌‌‌‍​‍​ ​​​ ‍‌‌‍‌‍‌‍​‌​ ‌‌‌‍‌‍​‍‌‌​ ​‍​ ​‍​‍‌‌​ ‌‌‌​‌​​‍ ‍‌ ‌​‌‍‌‌‌ ‍​‌ ‌​​ ‌‍​‍‌‍​‌‌ ​ ‌‍‌‌‌‌‌‌‌ ​‍‌‍ ​​ ‌‌‍‍​‌ ‌​‌ ‌​‌ ​​‌ ​ ​‍‌‌​ ​ ‌​​‌​‍‌‌​ ​‍‌​‌‍​‍‌‌​ ​‍‌​‌‍‌‍ ‌‌‍​‌‌‍​ ‌‍‍ ‌‍​‌‌ ‍‌​‍ ‌‌‍‌ ‌‍ ‌‍ ‌‍‌​‌ ‌ ‌‍‍‌‌‍ ‍​‍ ‍‌ ​ ‌‍​‌‌‍ ‍‌‍‍‌‌ ‌​‌ ‍‌​‍ ‍‌ ​ ‌ ‌​‌ ‌‌‌‍‌​‌‍‍‌‌‍ ​‍‌‌​ ​‍‌​‌‍‌ ​ ‌ ‌​‌ ‌‌‌‍‌​‌‍‍‌‌‍ ​‍‌‍‌‍‍‌‌‍‌​​ ‌​ ‍​​ ‌​​ ​​‌‍​ ​ ‌​​ ‍​​ ‌​​ ​‍​‍ ‌‌‍​‌​ ​ ‌‍​‍‌‍​‍​‍ ‌​ ‌​​ ​ ‌‍‌‌​ ‌ ​‍ ‌‌‍​‌‌‍‌‌‌‍‌‌​ ‌​​‍ ‌‌‍‌‍‌‍​‌​ ‌ ‌‍​‍​ ​‌​ ​ ​ ‌‍​ ​‌‌‍​ ​ ‍​‌‍​ ‌‍‌‌​‍‌‍‌ ‌​‌ ‍‌‌ ​​‌‍‌‌​ ‌‌ ​​‌‍ ‌ ​ ‌ ‌​​‍‌‍‌ ​​‌‍​‌‌ ‌​‌‍‍​​ ‌‌‍‌‍‌‍ ‌ ​‍‌‍ ‌‌​‌​‌‍​‌‌ ‌​‌‍​‌​‍ ‍‌‍‌‍‌‍ ‌ ​‍‌‍ ‌‌​‌​‌‍‌‌‌ ​ ‌‍​ ‌ ​‍‌‍‍‌‌ ​​‌ ‌​‌‍‍‌‌‍ ‌‍ ‍​‍‌‌​ ‌‌‌​​‍‌‌ ‌‍‍ ‌‍‌‌‌ ‍‌​‍‌‌​ ​ ‌​‌​​‍‌‌​ ​ ‌​‌​​‍‌‌​ ​‍​ ​‍‌‍‌‍​ ​ ‌‍​‍​ ‌​​ ‌​​ ​​‌‍‌‌​ ‌‌​ ‌‌​ ‌ ​ ‌‍‌‍​‍‌‍‌​‌‍‌​​ ​‌​ ‌‌‌‍‌​‌‍‌‌​ ‌ ​ ‌ ​ ​ ‌‍​‌​ ‍​​ ​‍‌‍​ ​ ​​‌‍​‌​ ​‍​ ‌​‌‍​‌​ ​​​ ‍​​‍‌‌​ ​‍​ ​‍​‍‌‌​ ‌‌‌​‌​​‍ ‍‌‍​ ‌‍‍​‌‍‍‌‌‍ ​‌‍‌​‌ ​‍‌‍‌‌‌‍ ‍​‍‌‌​ ‌‌‌​​‍‌‌ ‌‍‍ ‌‍‌‌‌ ‍‌​‍‌‌​ ​ ‌​‌​​‍‌‌​ ​ ‌​‌​​‍‌‌​ ​‍​ ​‍​ ‌‍​ ​‍​ ​ ‌‍‌‍​ ​​‌‍​ ‌‍​‌‌‍‌‍‌‍​ ​ ‌‌​ ​ ‌‍​ ​ ‌ ​ ‍‌‌‍‌‌​ ​‍​ ‌​​ ‌ ‌‍‌​​ ​‍​ ‌​‌‍‌‌​ ​‌​ ​​‌‍‌‌‌‍​‍​ ​​​ ‍‌‌‍‌‍‌‍​‌​ ‌‌‌‍‌‍​‍‌‌​ ​‍​ ​‍​‍‌‌​ ‌‌‌​‌​​‍ ‍‌ ‌​‌‍‌‌‌ ‍​‌ ‌​​‍‌‍‌ ​​‌‍‌‌‌ ​‍‌ ​ ‌ ​​‌‍‌‌‌‍​ ‌ ‌​‌‍‍‌‌ ‌‍‌‍‌‌​ ‌‌ ​​‌ ‌‌‌‍​‍‌‍ ​‌‍‍‌‌ ​ ‌‍‍​‌‍‌‌‌‍‌​​‍​‍‌ ‌ 1300 750 599​​​​‌ ‍ ​‍​‍‌‍ ‌ ​‍‌‍‍‌‌‍‌ ‌‍‍‌‌‍ ‍​‍​‍​ ‍‍​‍​‍‌ ​ ‌‍​‌‌‍ ‍‌‍‍‌‌ ‌​‌ ‍‌​‍ ‍‌‍‍‌‌‍ ​‍​‍​‍ ​​‍​‍‌‍‍​‌ ​‍‌‍‌‌‌‍‌‍​‍​‍​ ‍‍​‍​‍‌‍‍​‌ ‌​‌ ‌​‌ ​​‌ ​ ​ ‍‍​‍ ​‍ ‌‍ ‌‌‍​‌‌‍​ ‌‍‍ ‌‍​‌‌ ‍‌​‍ ‌‌‍‌ ‌‍ ‌‍ ‌‍‌​‌ ‌ ‌‍‍‌‌‍ ‍​‍ ‍‌ ​ ‌‍​‌‌‍ ‍‌‍‍‌‌ ‌​‌ ‍‌​‍ ‍‌ ​ ‌ ‌​‌ ‌‌‌‍‌​‌‍‍‌‌‍ ​‍ ‌ ​ ‌ ‌​‌ ‌‌‌‍‌​‌‍‍‌‌‍ ​‍ ‌‍‍‌‌‍ ‍‌ ‌​‌‍‌‌‌‍ ‍‌ ‌​​‍ ‌‍‌‌‌‍‌​‌‍‍‌‌ ‌​​‍ ‌‍ ‌‌‍ ‌‍‌​‌‍‌‌​ ‌‌ ​​‌ ​‍‌‍‌‌‌ ​ ‌‍‌‌‌‍ ‍‌ ‌​‌‍​‌‌ ‌​‌‍‍‌‌‍ ‌‍ ‍​ ‍ ‌‍‍‌‌‍‌​​ ‌​ ‍​​ ‌​​ ​​‌‍​ ​ ‌​​ ‍​​ ‌​​ ​‍​‍ ‌‌‍​‌​ ​ ‌‍​‍‌‍​‍​‍ ‌​ ‌​​ ​ ‌‍‌‌​ ‌ ​‍ ‌‌‍​‌‌‍‌‌‌‍‌‌​ ‌​​‍ ‌‌‍‌‍‌‍​‌​ ‌ ‌‍​‍​ ​‌​ ​ ​ ‌‍​ ​‌‌‍​ ​ ‍​‌‍​ ‌‍‌‌​ ‍ ‌ ‌​‌ ‍‌‌ ​​‌‍‌‌​ ‌‌ ​​‌‍ ‌ ​ ‌ ‌​​ ‍ ‌ ​​‌‍​‌‌ ‌​‌‍‍​​ ‌‌‍‌‍‌‍ ‌ ​‍‌‍ ‌‌​‌​‌‍​‌‌ ‌​‌‍​‌​‍ ‍‌‍‌‍‌‍ ‌ ​‍‌‍ ‌‌​‌​‌‍‌‌‌ ​ ‌‍​ ‌ ​‍‌‍‍‌‌ ​​‌ ‌​‌‍‍‌‌‍ ‌‍ ‍​‍‌‌​ ‌‌‌​​‍‌‌ ‌‍‍ ‌‍‌‌‌ ‍‌​‍‌‌​ ​ ‌​‌​​‍‌‌​ ​ ‌​‌​​‍‌‌​ ​‍​ ​‍‌‍‌‍​ ​ ‌‍​‍​ ‌​​ ‌​​ ​​‌‍‌‌​ ‌‌​ ‌‌​ ‌ ​ ‌‍‌‍​‍‌‍‌​‌‍‌​​ ​‌​ ‌‌‌‍‌​‌‍‌‌​ ‌ ​ ‌ ​ ​ ‌‍​‌​ ‍​​ ​‍‌‍​ ​ ​​‌‍​‌​ ​‍​ ‌​‌‍​‌​ ​​​ ‍​​‍‌‌​ ​‍​ ​‍​‍‌‌​ ‌‌‌​‌​​‍ ‍‌‍​ ‌‍‍​‌‍‍‌‌‍ ​‌‍‌​‌ ​‍‌‍‌‌‌‍ ‍​‍‌‌​ ‌‌‌​​‍‌‌ ‌‍‍ ‌‍‌‌‌ ‍‌​‍‌‌​ ​ ‌​‌​​‍‌‌​ ​ ‌​‌​​‍‌‌​ ​‍​ ​‍‌‍​‌​ ​‌‌‍‌​​ ‌‌​ ​​​ ‍​​ ​‍‌‍‌​​ ​‍​ ‍‌​ ‍‌‌‍‌​‌‍‌‌‌‍‌‍‌‍​‍‌‍​ ‌‍​‍​ ​ ‌‍‌‍​ ​‌​ ​​​ ​‍‌‍​‌‌‍‌​​ ‌​‌‍‌‌​ ‍​​ ‌‍‌‍​ ‌‍​‌‌‍‌‍​ ​‍​‍‌‌​ ​‍​ ​‍​‍‌‌​ ‌‌‌​‌​​‍ ‍‌ ‌​‌‍‌‌‌ ‍​‌ ‌​​ ‌‍​‍‌‍​‌‌ ​ ‌‍‌‌‌‌‌‌‌ ​‍‌‍ ​​ ‌‌‍‍​‌ ‌​‌ ‌​‌ ​​‌ ​ ​‍‌‌​ ​ ‌​​‌​‍‌‌​ ​‍‌​‌‍​‍‌‌​ ​‍‌​‌‍‌‍ ‌‌‍​‌‌‍​ ‌‍‍ ‌‍​‌‌ ‍‌​‍ ‌‌‍‌ ‌‍ ‌‍ ‌‍‌​‌ ‌ ‌‍‍‌‌‍ ‍​‍ ‍‌ ​ ‌‍​‌‌‍ ‍‌‍‍‌‌ ‌​‌ ‍‌​‍ ‍‌ ​ ‌ ‌​‌ ‌‌‌‍‌​‌‍‍‌‌‍ ​‍‌‌​ ​‍‌​‌‍‌ ​ ‌ ‌​‌ ‌‌‌‍‌​‌‍‍‌‌‍ ​‍‌‍‌‍‍‌‌‍‌​​ ‌​ ‍​​ ‌​​ ​​‌‍​ ​ ‌​​ ‍​​ ‌​​ ​‍​‍ ‌‌‍​‌​ ​ ‌‍​‍‌‍​‍​‍ ‌​ ‌​​ ​ ‌‍‌‌​ ‌ ​‍ ‌‌‍​‌‌‍‌‌‌‍‌‌​ ‌​​‍ ‌‌‍‌‍‌‍​‌​ ‌ ‌‍​‍​ ​‌​ ​ ​ ‌‍​ ​‌‌‍​ ​ ‍​‌‍​ ‌‍‌‌​‍‌‍‌ ‌​‌ ‍‌‌ ​​‌‍‌‌​ ‌‌ ​​‌‍ ‌ ​ ‌ ‌​​‍‌‍‌ ​​‌‍​‌‌ ‌​‌‍‍​​ ‌‌‍‌‍‌‍ ‌ ​‍‌‍ ‌‌​‌​‌‍​‌‌ ‌​‌‍​‌​‍ ‍‌‍‌‍‌‍ ‌ ​‍‌‍ ‌‌​‌​‌‍‌‌‌ ​ ‌‍​ ‌ ​‍‌‍‍‌‌ ​​‌ ‌​‌‍‍‌‌‍ ‌‍ ‍​‍‌‌​ ‌‌‌​​‍‌‌ ‌‍‍ ‌‍‌‌‌ ‍‌​‍‌‌​ ​ ‌​‌​​‍‌‌​ ​ ‌​‌​​‍‌‌​ ​‍​ ​‍‌‍‌‍​ ​ ‌‍​‍​ ‌​​ ‌​​ ​​‌‍‌‌​ ‌‌​ ‌‌​ ‌ ​ ‌‍‌‍​‍‌‍‌​‌‍‌​​ ​‌​ ‌‌‌‍‌​‌‍‌‌​ ‌ ​ ‌ ​ ​ ‌‍​‌​ ‍​​ ​‍‌‍​ ​ ​​‌‍​‌​ ​‍​ ‌​‌‍​‌​ ​​​ ‍​​‍‌‌​ ​‍​ ​‍​‍‌‌​ ‌‌‌​‌​​‍ ‍‌‍​ ‌‍‍​‌‍‍‌‌‍ ​‌‍‌​‌ ​‍‌‍‌‌‌‍ ‍​‍‌‌​ ‌‌‌​​‍‌‌ ‌‍‍ ‌‍‌‌‌ ‍‌​‍‌‌​ ​ ‌​‌​​‍‌‌​ ​ ‌​‌​​‍‌‌​ ​‍​ ​‍‌‍​‌​ ​‌‌‍‌​​ ‌‌​ ​​​ ‍​​ ​‍‌‍‌​​ ​‍​ ‍‌​ ‍‌‌‍‌​‌‍‌‌‌‍‌‍‌‍​‍‌‍​ ‌‍​‍​ ​ ‌‍‌‍​ ​‌​ ​​​ ​‍‌‍​‌‌‍‌​​ ‌​‌‍‌‌​ ‍​​ ‌‍‌‍​ ‌‍​‌‌‍‌‍​ ​‍​‍‌‌​ ​‍​ ​‍​‍‌‌​ ‌‌‌​‌​​‍ ‍‌ ‌​‌‍‌‌‌ ‍​‌ ‌​​‍‌‍‌ ​​‌‍‌‌‌ ​‍‌ ​ ‌ ​​‌‍‌‌‌‍​ ‌ ‌​‌‍‍‌‌ ‌‍‌‍‌‌​ ‌‌ ​​‌ ‌‌‌‍​‍‌‍ ​‌‍‍‌‌ ​ ‌‍‍​‌‍‌‌‌‍‌​​‍​‍‌ ‌.​​​​‌ ‍ ​‍​‍‌‍ ‌ ​‍‌‍‍‌‌‍‌ ‌‍‍‌‌‍ ‍​‍​‍​ ‍‍​‍​‍‌ ​ ‌‍​‌‌‍ ‍‌‍‍‌‌ ‌​‌ ‍‌​‍ ‍‌‍‍‌‌‍ ​‍​‍​‍ ​​‍​‍‌‍‍​‌ ​‍‌‍‌‌‌‍‌‍​‍​‍​ ‍‍​‍​‍‌‍‍​‌ ‌​‌ ‌​‌ ​​‌ ​ ​ ‍‍​‍ ​‍ ‌‍ ‌‌‍​‌‌‍​ ‌‍‍ ‌‍​‌‌ ‍‌​‍ ‌‌‍‌ ‌‍ ‌‍ ‌‍‌​‌ ‌ ‌‍‍‌‌‍ ‍​‍ ‍‌ ​ ‌‍​‌‌‍ ‍‌‍‍‌‌ ‌​‌ ‍‌​‍ ‍‌ ​ ‌ ‌​‌ ‌‌‌‍‌​‌‍‍‌‌‍ ​‍ ‌ ​ ‌ ‌​‌ ‌‌‌‍‌​‌‍‍‌‌‍ ​‍ ‌‍‍‌‌‍ ‍‌ ‌​‌‍‌‌‌‍ ‍‌ ‌​​‍ ‌‍‌‌‌‍‌​‌‍‍‌‌ ‌​​‍ ‌‍ ‌‌‍ ‌‍‌​‌‍‌‌​ ‌‌ ​​‌ ​‍‌‍‌‌‌ ​ ‌‍‌‌‌‍ ‍‌ ‌​‌‍​‌‌ ‌​‌‍‍‌‌‍ ‌‍ ‍​ ‍ ‌‍‍‌‌‍‌​​ ‌​ ‍​​ ‌​​ ​​‌‍​ ​ ‌​​ ‍​​ ‌​​ ​‍​‍ ‌‌‍​‌​ ​ ‌‍​‍‌‍​‍​‍ ‌​ ‌​​ ​ ‌‍‌‌​ ‌ ​‍ ‌‌‍​‌‌‍‌‌‌‍‌‌​ ‌​​‍ ‌‌‍‌‍‌‍​‌​ ‌ ‌‍​‍​ ​‌​ ​ ​ ‌‍​ ​‌‌‍​ ​ ‍​‌‍​ ‌‍‌‌​ ‍ ‌ ‌​‌ ‍‌‌ ​​‌‍‌‌​ ‌‌ ​​‌‍ ‌ ​ ‌ ‌​​ ‍ ‌ ​​‌‍​‌‌ ‌​‌‍‍​​ ‌‌‍‌‍‌‍ ‌ ​‍‌‍ ‌‌​‌​‌‍​‌‌ ‌​‌‍​‌​‍ ‍‌‍‌‍‌‍ ‌ ​‍‌‍ ‌‌​‌​‌‍‌‌‌ ​ ‌‍​ ‌ ​‍‌‍‍‌‌ ​​‌ ‌​‌‍‍‌‌‍ ‌‍ ‍​‍‌‌​ ‌‌‌​​‍‌‌ ‌‍‍ ‌‍‌‌‌ ‍‌​‍‌‌​ ​ ‌​‌​​‍‌‌​ ​ ‌​‌​​‍‌‌​ ​‍​ ​‍‌‍‌‍​ ​ ‌‍​‍​ ‌​​ ‌​​ ​​‌‍‌‌​ ‌‌​ ‌‌​ ‌ ​ ‌‍‌‍​‍‌‍‌​‌‍‌​​ ​‌​ ‌‌‌‍‌​‌‍‌‌​ ‌ ​ ‌ ​ ​ ‌‍​‌​ ‍​​ ​‍‌‍​ ​ ​​‌‍​‌​ ​‍​ ‌​‌‍​‌​ ​​​ ‍​​‍‌‌​ ​‍​ ​‍​‍‌‌​ ‌‌‌​‌​​‍ ‍‌‍​ ‌‍‍​‌‍‍‌‌‍ ​‌‍‌​‌ ​‍‌‍‌‌‌‍ ‍​‍‌‌​ ‌‌‌​​‍‌‌ ‌‍‍ ‌‍‌‌‌ ‍‌​‍‌‌​ ​ ‌​‌​​‍‌‌​ ​ ‌​‌​​‍‌‌​ ​‍​ ​‍​ ​ ​ ​‍‌‍​‍​ ​‌​ ‍‌‌‍​‌​ ​​‌‍​ ‌‍​ ‌‍​‌​ ​​​ ​‌‌‍​‌​ ​‌​ ‌‍​ ​‍​ ‌ ​ ‍​‌‍​‍‌‍​‍​ ‌​​ ​ ‌‍‌​‌‍‌‍‌‍‌​‌‍​‌‌‍‌​​ ​‌​ ‌‍​ ‌‍​ ‌‌​ ​‍​‍‌‌​ ​‍​ ​‍​‍‌‌​ ‌‌‌​‌​​‍ ‍‌ ‌​‌‍‌‌‌ ‍​‌ ‌​​ ‌‍​‍‌‍​‌‌ ​ ‌‍‌‌‌‌‌‌‌ ​‍‌‍ ​​ ‌‌‍‍​‌ ‌​‌ ‌​‌ ​​‌ ​ ​‍‌‌​ ​ ‌​​‌​‍‌‌​ ​‍‌​‌‍​‍‌‌​ ​‍‌​‌‍‌‍ ‌‌‍​‌‌‍​ ‌‍‍ ‌‍​‌‌ ‍‌​‍ ‌‌‍‌ ‌‍ ‌‍ ‌‍‌​‌ ‌ ‌‍‍‌‌‍ ‍​‍ ‍‌ ​ ‌‍​‌‌‍ ‍‌‍‍‌‌ ‌​‌ ‍‌​‍ ‍‌ ​ ‌ ‌​‌ ‌‌‌‍‌​‌‍‍‌‌‍ ​‍‌‌​ ​‍‌​‌‍‌ ​ ‌ ‌​‌ ‌‌‌‍‌​‌‍‍‌‌‍ ​‍‌‍‌‍‍‌‌‍‌​​ ‌​ ‍​​ ‌​​ ​​‌‍​ ​ ‌​​ ‍​​ ‌​​ ​‍​‍ ‌‌‍​‌​ ​ ‌‍​‍‌‍​‍​‍ ‌​ ‌​​ ​ ‌‍‌‌​ ‌ ​‍ ‌‌‍​‌‌‍‌‌‌‍‌‌​ ‌​​‍ ‌‌‍‌‍‌‍​‌​ ‌ ‌‍​‍​ ​‌​ ​ ​ ‌‍​ ​‌‌‍​ ​ ‍​‌‍​ ‌‍‌‌​‍‌‍‌ ‌​‌ ‍‌‌ ​​‌‍‌‌​ ‌‌ ​​‌‍ ‌ ​ ‌ ‌​​‍‌‍‌ ​​‌‍​‌‌ ‌​‌‍‍​​ ‌‌‍‌‍‌‍ ‌ ​‍‌‍ ‌‌​‌​‌‍​‌‌ ‌​‌‍​‌​‍ ‍‌‍‌‍‌‍ ‌ ​‍‌‍ ‌‌​‌​‌‍‌‌‌ ​ ‌‍​ ‌ ​‍‌‍‍‌‌ ​​‌ ‌​‌‍‍‌‌‍ ‌‍ ‍​‍‌‌​ ‌‌‌​​‍‌‌ ‌‍‍ ‌‍‌‌‌ ‍‌​‍‌‌​ ​ ‌​‌​​‍‌‌​ ​ ‌​‌​​‍‌‌​ ​‍​ ​‍‌‍‌‍​ ​ ‌‍​‍​ ‌​​ ‌​​ ​​‌‍‌‌​ ‌‌​ ‌‌​ ‌ ​ ‌‍‌‍​‍‌‍‌​‌‍‌​​ ​‌​ ‌‌‌‍‌​‌‍‌‌​ ‌ ​ ‌ ​ ​ ‌‍​‌​ ‍​​ ​‍‌‍​ ​ ​​‌‍​‌​ ​‍​ ‌​‌‍​‌​ ​​​ ‍​​‍‌‌​ ​‍​ ​‍​‍‌‌​ ‌‌‌​‌​​‍ ‍‌‍​ ‌‍‍​‌‍‍‌‌‍ ​‌‍‌​‌ ​‍‌‍‌‌‌‍ ‍​‍‌‌​ ‌‌‌​​‍‌‌ ‌‍‍ ‌‍‌‌‌ ‍‌​‍‌‌​ ​ ‌​‌​​‍‌‌​ ​ ‌​‌​​‍‌‌​ ​‍​ ​‍​ ​ ​ ​‍‌‍​‍​ ​‌​ ‍‌‌‍​‌​ ​​‌‍​ ‌‍​ ‌‍​‌​ ​​​ ​‌‌‍​‌​ ​‌​ ‌‍​ ​‍​ ‌ ​ ‍​‌‍​‍‌‍​‍​ ‌​​ ​ ‌‍‌​‌‍‌‍‌‍‌​‌‍​‌‌‍‌​​ ​‌​ ‌‍​ ‌‍​ ‌‌​ ​‍​‍‌‌​ ​‍​ ​‍​‍‌‌​ ‌‌‌​‌​​‍ ‍‌ ‌​‌‍‌‌‌ ‍​‌ ‌​​‍‌‍‌ ​​‌‍‌‌‌ ​‍‌ ​ ‌ ​​‌‍‌‌‌‍​ ‌ ‌​‌‍‍‌‌ ‌‍‌‍‌‌​ ‌‌ ​​‌ ‌‌‌‍​‍‌‍ ​‌‍‍‌‌ ​ ‌‍‍​‌‍‌‌‌‍‌​​‍​‍‌ ‌